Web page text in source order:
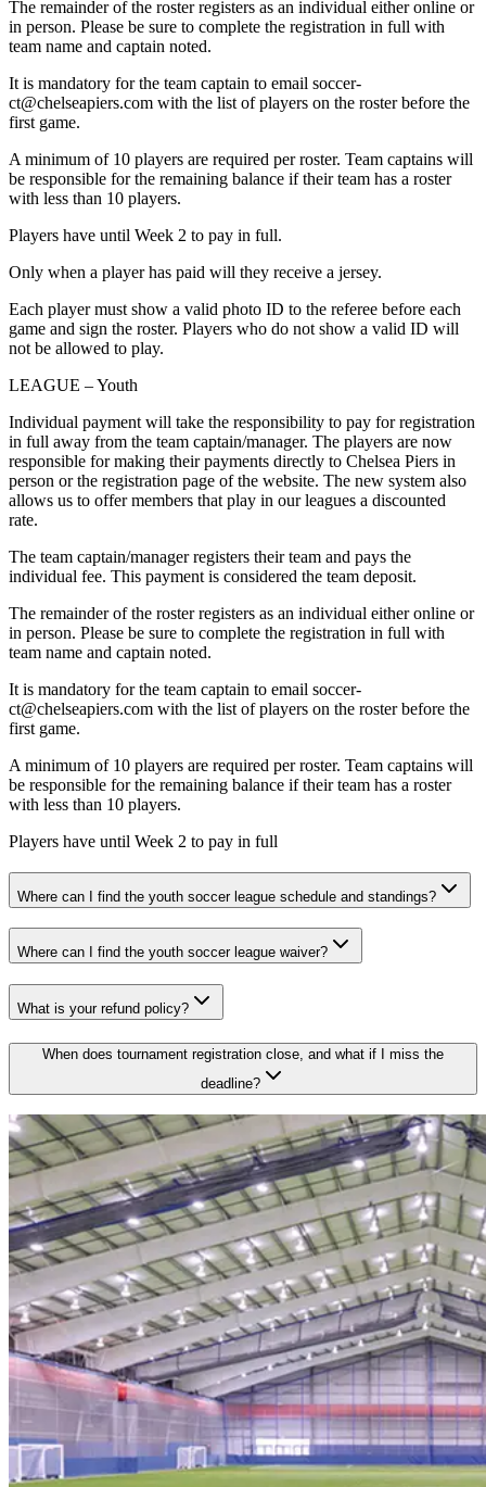
The remainder of the roster registers as an individual either online or
in person. Please be sure to complete the registration in full with
team name and captain noted.​​​​‌ ‍ ​‍​‍‌‍ ‌ ​‍‌‍‍‌‌‍‌ ‌‍‍‌‌‍ ‍​‍​‍​ ‍‍​‍​‍‌ ​ ‌‍​‌‌‍ ‍‌‍‍‌‌ ‌​‌ ‍‌​‍ ‍‌‍‍‌‌‍ ​‍​‍​‍ ​​‍​‍‌‍‍​‌ ​‍‌‍‌‌‌‍‌‍​‍​‍​ ‍‍​‍​‍‌‍‍​‌ ‌​‌ ‌​‌ ​​‌ ​ ​ ‍‍​‍ ​‍ ‌‍​ ‌‍‍​‌‍‌‌‌‍ ​‌ ​ ‌‍‌‌‌‍​‌‌ ​​‌‍‍‌‌‍‌‌‌ ​‍‌ ​ ​‍ ‍‌ ​ ‌‍​‌‌‍ ‍‌‍‍‌‌ ‌​‌ ‍‌​‍ ‍‌ ​ ‌ ‌​‌ ‌‌‌‍‌​‌‍‍‌‌‍ ​‍ ‌‍‍‌‌‍ ‍‌ ‌​‌‍‌‌‌‍ ‍‌ ‌​​‍ ‌‍‌‌‌‍‌​‌‍‍‌‌ ‌​​‍ ‌‍ ‌‌‍ ‌‍‌​‌‍‌‌​ ‌‌ ​​‌ ​‍‌‍‌‌‌ ​ ‌‍‌‌‌‍ ‍‌ ‌​‌‍​‌‌ ‌​‌‍‍‌‌‍ ‌‍ ‍​ ‍ ‌‍‍‌‌‍‌​​ ‌‌‍​‍​ ‌‌​ ‍​​ ‍‌​ ​‌​ ‍​‌‍‌‍​ ‍​​‍ ‌‌‍​‌‌‍​ ​ ‍​​ ‌​​‍ ‌​ ‌​​ ‌ ‌‍​‍​ ​‌​‍ ‌​ ‍​​ ​​​ ‌‌‌‍‌​​‍ ‌​ ​​​ ‌ ​ ​‌‌‍‌‍​ ​‌​ ‌‌​ ‍​​ ‍‌​ ‍​​ ‌‌​ ‌‌​ ​​​ ‍ ‌ ‌​‌ ‍‌‌ ​​‌‍‌‌​ ‌‌‍‌‍‌‍​‌‌ ​‌​ ‍ ‌ ​​‌‍​‌‌ ‌​‌‍‍​​ ‌‌ ​‍‌‍‍‌‌‍​ ‌‍‍​‌‌‌​‌‍‌‌‌ ‍​‌ ‌​​‍‌‌​ ‌‌‌​​‍‌‌ ‌‍‍ ‌‍‌‌‌ ‍‌​‍‌‌​ ​ ‌​‌​​‍‌‌​ ​ ‌​‌​​‍‌‌​ ​‍​ ​‍‌‍‌‍‌‍‌‍​ ​ ‌‍​ ‌‍‌​​ ‍​​ ​ ​ ​ ​ ‌‌‌‍‌​​ ‌‍​ ‍‌​‍‌‌​ ​‍​ ​‍​‍‌‌​ ‌‌‌​‌​​‍ ‍‌‍​ ‌‍‍​‌‍‍‌‌‍ ​‌‍‌​‌ ​‍‌‍‌‌‌‍ ‍​‍‌‌​ ‌‌‌​​‍‌‌ ‌‍‍ ‌‍‌‌‌ ‍‌​‍‌‌​ ​ ‌​‌​​‍‌‌​ ​ ‌​‌​​‍‌‌​ ​‍​ ​‍​ ​ ‌‍‌‍​ ​‍​ ‌‍​ ‍​​ ‌​​ ​‍‌‍‌‌​ ​ ​ ​ ​ ‌​​ ​​​‍‌‌​ ​‍​ ​‍​‍‌‌​ ‌‌‌​‌​​‍ ‍‌ ‌​‌‍‌‌‌ ‍​‌ ‌​​ ‌‍​‍‌‍​‌‌ ​ ‌‍‌‌‌‌‌‌‌ ​‍‌‍ ​​ ‌‌‍‍​‌ ‌​‌ ‌​‌ ​​‌ ​ ​‍‌‌​ ​ ‌​​‌​‍‌‌​ ​‍‌​‌‍​‍‌‌​ ​‍‌​‌‍‌‍​ ‌‍‍​‌‍‌‌‌‍ ​‌ ​ ‌‍‌‌‌‍​‌‌ ​​‌‍‍‌‌‍‌‌‌ ​‍‌ ​ ​‍ ‍‌ ​ ‌‍​‌‌‍ ‍‌‍‍‌‌ ‌​‌ ‍‌​‍ ‍‌ ​ ‌ ‌​‌ ‌‌‌‍‌​‌‍‍‌‌‍ ​‍‌‍‌‍‍‌‌‍‌​​ ‌‌‍​‍​ ‌‌​ ‍​​ ‍‌​ ​‌​ ‍​‌‍‌‍​ ‍​​‍ ‌‌‍​‌‌‍​ ​ ‍​​ ‌​​‍ ‌​ ‌​​ ‌ ‌‍​‍​ ​‌​‍ ‌​ ‍​​ ​​​ ‌‌‌‍‌​​‍ ‌​ ​​​ ‌ ​ ​‌‌‍‌‍​ ​‌​ ‌‌​ ‍​​ ‍‌​ ‍​​ ‌‌​ ‌‌​ ​​​‍‌‍‌ ‌​‌ ‍‌‌ ​​‌‍‌‌​ ‌‌‍‌‍‌‍​‌‌ ​‌​‍‌‍‌ ​​‌‍​‌‌ ‌​‌‍‍​​ ‌‌ ​‍‌‍‍‌‌‍​ ‌‍‍​‌‌‌​‌‍‌‌‌ ‍​‌ ‌​​‍‌‌​ ‌‌‌​​‍‌‌ ‌‍‍ ‌‍‌‌‌ ‍‌​‍‌‌​ ​ ‌​‌​​‍‌‌​ ​ ‌​‌​​‍‌‌​ ​‍​ ​‍‌‍‌‍‌‍‌‍​ ​ ‌‍​ ‌‍‌​​ ‍​​ ​ ​ ​ ​ ‌‌‌‍‌​​ ‌‍​ ‍‌​‍‌‌​ ​‍​ ​‍​‍‌‌​ ‌‌‌​‌​​‍ ‍‌‍​ ‌‍‍​‌‍‍‌‌‍ ​‌‍‌​‌ ​‍‌‍‌‌‌‍ ‍​‍‌‌​ ‌‌‌​​‍‌‌ ‌‍‍ ‌‍‌‌‌ ‍‌​‍‌‌​ ​ ‌​‌​​‍‌‌​ ​ ‌​‌​​‍‌‌​ ​‍​ ​‍​ ​ ‌‍‌‍​ ​‍​ ‌‍​ ‍​​ ‌​​ ​‍‌‍‌‌​ ​ ​ ​ ​ ‌​​ ​​​‍‌‌​ ​‍​ ​‍​‍‌‌​ ‌‌‌​‌​​‍ ‍‌ ‌​‌‍‌‌‌ ‍​‌ ‌​​‍‌‍‌ ​​‌‍‌‌‌ ​‍‌ ​ ‌ ​​‌‍‌‌‌‍​ ‌ ‌​‌‍‍‌‌ ‌‍‌‍‌‌​ ‌‌ ​​‌ ‌‌‌‍​‍‌‍ ​‌‍‍‌‌ ​ ‌‍‍​‌‍‌‌‌‍‌​​‍​‍‌ ‌
It is mandatory for the team captain to email soccer-
ct@chelseapiers.com with the list of players on the roster before the
first game.​​​​‌ ‍ ​‍​‍‌‍ ‌ ​‍‌‍‍‌‌‍‌ ‌‍‍‌‌‍ ‍​‍​‍​ ‍‍​‍​‍‌ ​ ‌‍​‌‌‍ ‍‌‍‍‌‌ ‌​‌ ‍‌​‍ ‍‌‍‍‌‌‍ ​‍​‍​‍ ​​‍​‍‌‍‍​‌ ​‍‌‍‌‌‌‍‌‍​‍​‍​ ‍‍​‍​‍‌‍‍​‌ ‌​‌ ‌​‌ ​​‌ ​ ​ ‍‍​‍ ​‍ ‌‍​ ‌‍‍​‌‍‌‌‌‍ ​‌ ​ ‌‍‌‌‌‍​‌‌ ​​‌‍‍‌‌‍‌‌‌ ​‍‌ ​ ​‍ ‍‌ ​ ‌‍​‌‌‍ ‍‌‍‍‌‌ ‌​‌ ‍‌​‍ ‍‌ ​ ‌ ‌​‌ ‌‌‌‍‌​‌‍‍‌‌‍ ​‍ ‌‍‍‌‌‍ ‍‌ ‌​‌‍‌‌‌‍ ‍‌ ‌​​‍ ‌‍‌‌‌‍‌​‌‍‍‌‌ ‌​​‍ ‌‍ ‌‌‍ ‌‍‌​‌‍‌‌​ ‌‌ ​​‌ ​‍‌‍‌‌‌ ​ ‌‍‌‌‌‍ ‍‌ ‌​‌‍​‌‌ ‌​‌‍‍‌‌‍ ‌‍ ‍​ ‍ ‌‍‍‌‌‍‌​​ ‌‌‍​‍​ ‌‌​ ‍​​ ‍‌​ ​‌​ ‍​‌‍‌‍​ ‍​​‍ ‌‌‍​‌‌‍​ ​ ‍​​ ‌​​‍ ‌​ ‌​​ ‌ ‌‍​‍​ ​‌​‍ ‌​ ‍​​ ​​​ ‌‌‌‍‌​​‍ ‌​ ​​​ ‌ ​ ​‌‌‍‌‍​ ​‌​ ‌‌​ ‍​​ ‍‌​ ‍​​ ‌‌​ ‌‌​ ​​​ ‍ ‌ ‌​‌ ‍‌‌ ​​‌‍‌‌​ ‌‌‍‌‍‌‍​‌‌ ​‌​ ‍ ‌ ​​‌‍​‌‌ ‌​‌‍‍​​ ‌‌ ​‍‌‍‍‌‌‍​ ‌‍‍​‌‌‌​‌‍‌‌‌ ‍​‌ ‌​​‍‌‌​ ‌‌‌​​‍‌‌ ‌‍‍ ‌‍‌‌‌ ‍‌​‍‌‌​ ​ ‌​‌​​‍‌‌​ ​ ‌​‌​​‍‌‌​ ​‍​ ​‍​ ‍‌​ ‌ ​ ‌‍‌‍‌​‌‍​‌​ ​ ‌‍‌​​ ‌ ​ ​‍‌‍‌​‌‍​ ​ ​​​‍‌‌​ ​‍​ ​‍​‍‌‌​ ‌‌‌​‌​​‍ ‍‌‍​ ‌‍‍​‌‍‍‌‌‍ ​‌‍‌​‌ ​‍‌‍‌‌‌‍ ‍​‍‌‌​ ‌‌‌​​‍‌‌ ‌‍‍ ‌‍‌‌‌ ‍‌​‍‌‌​ ​ ‌​‌​​‍‌‌​ ​ ‌​‌​​‍‌‌​ ​‍​ ​‍​ ‌‍​ ​ ‌‍​ ​ ‍‌‌‍‌‌​ ​​‌‍‌​​ ​​​ ‌‌​ ‍‌‌‍‌​‌‍‌​​‍‌‌​ ​‍​ ​‍​‍‌‌​ ‌‌‌​‌​​‍ ‍‌ ‌​‌‍‌‌‌ ‍​‌ ‌​​ ‌‍​‍‌‍​‌‌ ​ ‌‍‌‌‌‌‌‌‌ ​‍‌‍ ​​ ‌‌‍‍​‌ ‌​‌ ‌​‌ ​​‌ ​ ​‍‌‌​ ​ ‌​​‌​‍‌‌​ ​‍‌​‌‍​‍‌‌​ ​‍‌​‌‍‌‍​ ‌‍‍​‌‍‌‌‌‍ ​‌ ​ ‌‍‌‌‌‍​‌‌ ​​‌‍‍‌‌‍‌‌‌ ​‍‌ ​ ​‍ ‍‌ ​ ‌‍​‌‌‍ ‍‌‍‍‌‌ ‌​‌ ‍‌​‍ ‍‌ ​ ‌ ‌​‌ ‌‌‌‍‌​‌‍‍‌‌‍ ​‍‌‍‌‍‍‌‌‍‌​​ ‌‌‍​‍​ ‌‌​ ‍​​ ‍‌​ ​‌​ ‍​‌‍‌‍​ ‍​​‍ ‌‌‍​‌‌‍​ ​ ‍​​ ‌​​‍ ‌​ ‌​​ ‌ ‌‍​‍​ ​‌​‍ ‌​ ‍​​ ​​​ ‌‌‌‍‌​​‍ ‌​ ​​​ ‌ ​ ​‌‌‍‌‍​ ​‌​ ‌‌​ ‍​​ ‍‌​ ‍​​ ‌‌​ ‌‌​ ​​​‍‌‍‌ ‌​‌ ‍‌‌ ​​‌‍‌‌​ ‌‌‍‌‍‌‍​‌‌ ​‌​‍‌‍‌ ​​‌‍​‌‌ ‌​‌‍‍​​ ‌‌ ​‍‌‍‍‌‌‍​ ‌‍‍​‌‌‌​‌‍‌‌‌ ‍​‌ ‌​​‍‌‌​ ‌‌‌​​‍‌‌ ‌‍‍ ‌‍‌‌‌ ‍‌​‍‌‌​ ​ ‌​‌​​‍‌‌​ ​ ‌​‌​​‍‌‌​ ​‍​ ​‍​ ‍‌​ ‌ ​ ‌‍‌‍‌​‌‍​‌​ ​ ‌‍‌​​ ‌ ​ ​‍‌‍‌​‌‍​ ​ ​​​‍‌‌​ ​‍​ ​‍​‍‌‌​ ‌‌‌​‌​​‍ ‍‌‍​ ‌‍‍​‌‍‍‌‌‍ ​‌‍‌​‌ ​‍‌‍‌‌‌‍ ‍​‍‌‌​ ‌‌‌​​‍‌‌ ‌‍‍ ‌‍‌‌‌ ‍‌​‍‌‌​ ​ ‌​‌​​‍‌‌​ ​ ‌​‌​​‍‌‌​ ​‍​ ​‍​ ‌‍​ ​ ‌‍​ ​ ‍‌‌‍‌‌​ ​​‌‍‌​​ ​​​ ‌‌​ ‍‌‌‍‌​‌‍‌​​‍‌‌​ ​‍​ ​‍​‍‌‌​ ‌‌‌​‌​​‍ ‍‌ ‌​‌‍‌‌‌ ‍​‌ ‌​​‍‌‍‌ ​​‌‍‌‌‌ ​‍‌ ​ ‌ ​​‌‍‌‌‌‍​ ‌ ‌​‌‍‍‌‌ ‌‍‌‍‌‌​ ‌‌ ​​‌ ‌‌‌‍​‍‌‍ ​‌‍‍‌‌ ​ ‌‍‍​‌‍‌‌‌‍‌​​‍​‍‌ ‌
A minimum of 10 players are required per roster. Team captains will
be responsible for the remaining balance if their team has a roster
with less than 10 players.​​​​‌ ‍ ​‍​‍‌‍ ‌ ​‍‌‍‍‌‌‍‌ ‌‍‍‌‌‍ ‍​‍​‍​ ‍‍​‍​‍‌ ​ ‌‍​‌‌‍ ‍‌‍‍‌‌ ‌​‌ ‍‌​‍ ‍‌‍‍‌‌‍ ​‍​‍​‍ ​​‍​‍‌‍‍​‌ ​‍‌‍‌‌‌‍‌‍​‍​‍​ ‍‍​‍​‍‌‍‍​‌ ‌​‌ ‌​‌ ​​‌ ​ ​ ‍‍​‍ ​‍ ‌‍​ ‌‍‍​‌‍‌‌‌‍ ​‌ ​ ‌‍‌‌‌‍​‌‌ ​​‌‍‍‌‌‍‌‌‌ ​‍‌ ​ ​‍ ‍‌ ​ ‌‍​‌‌‍ ‍‌‍‍‌‌ ‌​‌ ‍‌​‍ ‍‌ ​ ‌ ‌​‌ ‌‌‌‍‌​‌‍‍‌‌‍ ​‍ ‌‍‍‌‌‍ ‍‌ ‌​‌‍‌‌‌‍ ‍‌ ‌​​‍ ‌‍‌‌‌‍‌​‌‍‍‌‌ ‌​​‍ ‌‍ ‌‌‍ ‌‍‌​‌‍‌‌​ ‌‌ ​​‌ ​‍‌‍‌‌‌ ​ ‌‍‌‌‌‍ ‍‌ ‌​‌‍​‌‌ ‌​‌‍‍‌‌‍ ‌‍ ‍​ ‍ ‌‍‍‌‌‍‌​​ ‌‌‍​‍​ ‌‌​ ‍​​ ‍‌​ ​‌​ ‍​‌‍‌‍​ ‍​​‍ ‌‌‍​‌‌‍​ ​ ‍​​ ‌​​‍ ‌​ ‌​​ ‌ ‌‍​‍​ ​‌​‍ ‌​ ‍​​ ​​​ ‌‌‌‍‌​​‍ ‌​ ​​​ ‌ ​ ​‌‌‍‌‍​ ​‌​ ‌‌​ ‍​​ ‍‌​ ‍​​ ‌‌​ ‌‌​ ​​​ ‍ ‌ ‌​‌ ‍‌‌ ​​‌‍‌‌​ ‌‌‍‌‍‌‍​‌‌ ​‌​ ‍ ‌ ​​‌‍​‌‌ ‌​‌‍‍​​ ‌‌ ​‍‌‍‍‌‌‍​ ‌‍‍​‌‌‌​‌‍‌‌‌ ‍​‌ ‌​​‍‌‌​ ‌‌‌​​‍‌‌ ‌‍‍ ‌‍‌‌‌ ‍‌​‍‌‌​ ​ ‌​‌​​‍‌‌​ ​ ‌​‌​​‍‌‌​ ​‍​ ​‍‌‍‌‍‌‍​‌‌‍​ ‌‍‌‌​ ​ ​ ‌ ​ ‍​​ ​ ‌‍‌‌​ ‌‌​ ​‍‌‍‌‍​‍‌‌​ ​‍​ ​‍​‍‌‌​ ‌‌‌​‌​​‍ ‍‌‍​ ‌‍‍​‌‍‍‌‌‍ ​‌‍‌​‌ ​‍‌‍‌‌‌‍ ‍​‍‌‌​ ‌‌‌​​‍‌‌ ‌‍‍ ‌‍‌‌‌ ‍‌​‍‌‌​ ​ ‌​‌​​‍‌‌​ ​ ‌​‌​​‍‌‌​ ​‍​ ​‍‌‍‌‍​ ‍​‌‍​ ​ ​‌‌‍‌‍​ ‍​​ ‍‌​ ​‍​ ‍‌​ ‍​​ ‍​‌‍​‍​‍‌‌​ ​‍​ ​‍​‍‌‌​ ‌‌‌​‌​​‍ ‍‌ ‌​‌‍‌‌‌ ‍​‌ ‌​​ ‌‍​‍‌‍​‌‌ ​ ‌‍‌‌‌‌‌‌‌ ​‍‌‍ ​​ ‌‌‍‍​‌ ‌​‌ ‌​‌ ​​‌ ​ ​‍‌‌​ ​ ‌​​‌​‍‌‌​ ​‍‌​‌‍​‍‌‌​ ​‍‌​‌‍‌‍​ ‌‍‍​‌‍‌‌‌‍ ​‌ ​ ‌‍‌‌‌‍​‌‌ ​​‌‍‍‌‌‍‌‌‌ ​‍‌ ​ ​‍ ‍‌ ​ ‌‍​‌‌‍ ‍‌‍‍‌‌ ‌​‌ ‍‌​‍ ‍‌ ​ ‌ ‌​‌ ‌‌‌‍‌​‌‍‍‌‌‍ ​‍‌‍‌‍‍‌‌‍‌​​ ‌‌‍​‍​ ‌‌​ ‍​​ ‍‌​ ​‌​ ‍​‌‍‌‍​ ‍​​‍ ‌‌‍​‌‌‍​ ​ ‍​​ ‌​​‍ ‌​ ‌​​ ‌ ‌‍​‍​ ​‌​‍ ‌​ ‍​​ ​​​ ‌‌‌‍‌​​‍ ‌​ ​​​ ‌ ​ ​‌‌‍‌‍​ ​‌​ ‌‌​ ‍​​ ‍‌​ ‍​​ ‌‌​ ‌‌​ ​​​‍‌‍‌ ‌​‌ ‍‌‌ ​​‌‍‌‌​ ‌‌‍‌‍‌‍​‌‌ ​‌​‍‌‍‌ ​​‌‍​‌‌ ‌​‌‍‍​​ ‌‌ ​‍‌‍‍‌‌‍​ ‌‍‍​‌‌‌​‌‍‌‌‌ ‍​‌ ‌​​‍‌‌​ ‌‌‌​​‍‌‌ ‌‍‍ ‌‍‌‌‌ ‍‌​‍‌‌​ ​ ‌​‌​​‍‌‌​ ​ ‌​‌​​‍‌‌​ ​‍​ ​‍‌‍‌‍‌‍​‌‌‍​ ‌‍‌‌​ ​ ​ ‌ ​ ‍​​ ​ ‌‍‌‌​ ‌‌​ ​‍‌‍‌‍​‍‌‌​ ​‍​ ​‍​‍‌‌​ ‌‌‌​‌​​‍ ‍‌‍​ ‌‍‍​‌‍‍‌‌‍ ​‌‍‌​‌ ​‍‌‍‌‌‌‍ ‍​‍‌‌​ ‌‌‌​​‍‌‌ ‌‍‍ ‌‍‌‌‌ ‍‌​‍‌‌​ ​ ‌​‌​​‍‌‌​ ​ ‌​‌​​‍‌‌​ ​‍​ ​‍‌‍‌‍​ ‍​‌‍​ ​ ​‌‌‍‌‍​ ‍​​ ‍‌​ ​‍​ ‍‌​ ‍​​ ‍​‌‍​‍​‍‌‌​ ​‍​ ​‍​‍‌‌​ ‌‌‌​‌​​‍ ‍‌ ‌​‌‍‌‌‌ ‍​‌ ‌​​‍‌‍‌ ​​‌‍‌‌‌ ​‍‌ ​ ‌ ​​‌‍‌‌‌‍​ ‌ ‌​‌‍‍‌‌ ‌‍‌‍‌‌​ ‌‌ ​​‌ ‌‌‌‍​‍‌‍ ​‌‍‍‌‌ ​ ‌‍‍​‌‍‌‌‌‍‌​​‍​‍‌ ‌
Players have until Week 2 to pay in full.​​​​‌ ‍ ​‍​‍‌‍ ‌ ​‍‌‍‍‌‌‍‌ ‌‍‍‌‌‍ ‍​‍​‍​ ‍‍​‍​‍‌ ​ ‌‍​‌‌‍ ‍‌‍‍‌‌ ‌​‌ ‍‌​‍ ‍‌‍‍‌‌‍ ​‍​‍​‍ ​​‍​‍‌‍‍​‌ ​‍‌‍‌‌‌‍‌‍​‍​‍​ ‍‍​‍​‍‌‍‍​‌ ‌​‌ ‌​‌ ​​‌ ​ ​ ‍‍​‍ ​‍ ‌‍​ ‌‍‍​‌‍‌‌‌‍ ​‌ ​ ‌‍‌‌‌‍​‌‌ ​​‌‍‍‌‌‍‌‌‌ ​‍‌ ​ ​‍ ‍‌ ​ ‌‍​‌‌‍ ‍‌‍‍‌‌ ‌​‌ ‍‌​‍ ‍‌ ​ ‌ ‌​‌ ‌‌‌‍‌​‌‍‍‌‌‍ ​‍ ‌‍‍‌‌‍ ‍‌ ‌​‌‍‌‌‌‍ ‍‌ ‌​​‍ ‌‍‌‌‌‍‌​‌‍‍‌‌ ‌​​‍ ‌‍ ‌‌‍ ‌‍‌​‌‍‌‌​ ‌‌ ​​‌ ​‍‌‍‌‌‌ ​ ‌‍‌‌‌‍ ‍‌ ‌​‌‍​‌‌ ‌​‌‍‍‌‌‍ ‌‍ ‍​ ‍ ‌‍‍‌‌‍‌​​ ‌‌‍​‍​ ‌‌​ ‍​​ ‍‌​ ​‌​ ‍​‌‍‌‍​ ‍​​‍ ‌‌‍​‌‌‍​ ​ ‍​​ ‌​​‍ ‌​ ‌​​ ‌ ‌‍​‍​ ​‌​‍ ‌​ ‍​​ ​​​ ‌‌‌‍‌​​‍ ‌​ ​​​ ‌ ​ ​‌‌‍‌‍​ ​‌​ ‌‌​ ‍​​ ‍‌​ ‍​​ ‌‌​ ‌‌​ ​​​ ‍ ‌ ‌​‌ ‍‌‌ ​​‌‍‌‌​ ‌‌‍‌‍‌‍​‌‌ ​‌​ ‍ ‌ ​​‌‍​‌‌ ‌​‌‍‍​​ ‌‌ ​‍‌‍‍‌‌‍​ ‌‍‍​‌‌‌​‌‍‌‌‌ ‍​‌ ‌​​‍‌‌​ ‌‌‌​​‍‌‌ ‌‍‍ ‌‍‌‌‌ ‍‌​‍‌‌​ ​ ‌​‌​​‍‌‌​ ​ ‌​‌​​‍‌‌​ ​‍​ ​‍‌‍​ ​ ‌‌​ ​ ‌‍‌‍​ ‍‌‌‍‌‍​ ‌‍​ ​‌‌‍‌​‌‍‌‌​ ​ ​ ​‌​‍‌‌​ ​‍​ ​‍​‍‌‌​ ‌‌‌​‌​​‍ ‍‌‍​ ‌‍‍​‌‍‍‌‌‍ ​‌‍‌​‌ ​‍‌‍‌‌‌‍ ‍​‍‌‌​ ‌‌‌​​‍‌‌ ‌‍‍ ‌‍‌‌‌ ‍‌​‍‌‌​ ​ ‌​‌​​‍‌‌​ ​ ‌​‌​​‍‌‌​ ​‍​ ​‍​ ‌‌​ ​‌​ ‍‌​ ​​‌‍‌​​ ​ ‌‍​‌​ ‌​​ ​ ​ ‌​​ ‌​‌‍​‌​‍‌‌​ ​‍​ ​‍​‍‌‌​ ‌‌‌​‌​​‍ ‍‌ ‌​‌‍‌‌‌ ‍​‌ ‌​​ ‌‍​‍‌‍​‌‌ ​ ‌‍‌‌‌‌‌‌‌ ​‍‌‍ ​​ ‌‌‍‍​‌ ‌​‌ ‌​‌ ​​‌ ​ ​‍‌‌​ ​ ‌​​‌​‍‌‌​ ​‍‌​‌‍​‍‌‌​ ​‍‌​‌‍‌‍​ ‌‍‍​‌‍‌‌‌‍ ​‌ ​ ‌‍‌‌‌‍​‌‌ ​​‌‍‍‌‌‍‌‌‌ ​‍‌ ​ ​‍ ‍‌ ​ ‌‍​‌‌‍ ‍‌‍‍‌‌ ‌​‌ ‍‌​‍ ‍‌ ​ ‌ ‌​‌ ‌‌‌‍‌​‌‍‍‌‌‍ ​‍‌‍‌‍‍‌‌‍‌​​ ‌‌‍​‍​ ‌‌​ ‍​​ ‍‌​ ​‌​ ‍​‌‍‌‍​ ‍​​‍ ‌‌‍​‌‌‍​ ​ ‍​​ ‌​​‍ ‌​ ‌​​ ‌ ‌‍​‍​ ​‌​‍ ‌​ ‍​​ ​​​ ‌‌‌‍‌​​‍ ‌​ ​​​ ‌ ​ ​‌‌‍‌‍​ ​‌​ ‌‌​ ‍​​ ‍‌​ ‍​​ ‌‌​ ‌‌​ ​​​‍‌‍‌ ‌​‌ ‍‌‌ ​​‌‍‌‌​ ‌‌‍‌‍‌‍​‌‌ ​‌​‍‌‍‌ ​​‌‍​‌‌ ‌​‌‍‍​​ ‌‌ ​‍‌‍‍‌‌‍​ ‌‍‍​‌‌‌​‌‍‌‌‌ ‍​‌ ‌​​‍‌‌​ ‌‌‌​​‍‌‌ ‌‍‍ ‌‍‌‌‌ ‍‌​‍‌‌​ ​ ‌​‌​​‍‌‌​ ​ ‌​‌​​‍‌‌​ ​‍​ ​‍‌‍​ ​ ‌‌​ ​ ‌‍‌‍​ ‍‌‌‍‌‍​ ‌‍​ ​‌‌‍‌​‌‍‌‌​ ​ ​ ​‌​‍‌‌​ ​‍​ ​‍​‍‌‌​ ‌‌‌​‌​​‍ ‍‌‍​ ‌‍‍​‌‍‍‌‌‍ ​‌‍‌​‌ ​‍‌‍‌‌‌‍ ‍​‍‌‌​ ‌‌‌​​‍‌‌ ‌‍‍ ‌‍‌‌‌ ‍‌​‍‌‌​ ​ ‌​‌​​‍‌‌​ ​ ‌​‌​​‍‌‌​ ​‍​ ​‍​ ‌‌​ ​‌​ ‍‌​ ​​‌‍‌​​ ​ ‌‍​‌​ ‌​​ ​ ​ ‌​​ ‌​‌‍​‌​‍‌‌​ ​‍​ ​‍​‍‌‌​ ‌‌‌​‌​​‍ ‍‌ ‌​‌‍‌‌‌ ‍​‌ ‌​​‍‌‍‌ ​​‌‍‌‌‌ ​‍‌ ​ ‌ ​​‌‍‌‌‌‍​ ‌ ‌​‌‍‍‌‌ ‌‍‌‍‌‌​ ‌‌ ​​‌ ‌‌‌‍​‍‌‍ ​‌‍‍‌‌ ​ ‌‍‍​‌‍‌‌‌‍‌​​‍​‍‌ ‌
Only when a player has paid will they receive a jersey.​​​​‌ ‍ ​‍​‍‌‍ ‌ ​‍‌‍‍‌‌‍‌ ‌‍‍‌‌‍ ‍​‍​‍​ ‍‍​‍​‍‌ ​ ‌‍​‌‌‍ ‍‌‍‍‌‌ ‌​‌ ‍‌​‍ ‍‌‍‍‌‌‍ ​‍​‍​‍ ​​‍​‍‌‍‍​‌ ​‍‌‍‌‌‌‍‌‍​‍​‍​ ‍‍​‍​‍‌‍‍​‌ ‌​‌ ‌​‌ ​​‌ ​ ​ ‍‍​‍ ​‍ ‌‍​ ‌‍‍​‌‍‌‌‌‍ ​‌ ​ ‌‍‌‌‌‍​‌‌ ​​‌‍‍‌‌‍‌‌‌ ​‍‌ ​ ​‍ ‍‌ ​ ‌‍​‌‌‍ ‍‌‍‍‌‌ ‌​‌ ‍‌​‍ ‍‌ ​ ‌ ‌​‌ ‌‌‌‍‌​‌‍‍‌‌‍ ​‍ ‌‍‍‌‌‍ ‍‌ ‌​‌‍‌‌‌‍ ‍‌ ‌​​‍ ‌‍‌‌‌‍‌​‌‍‍‌‌ ‌​​‍ ‌‍ ‌‌‍ ‌‍‌​‌‍‌‌​ ‌‌ ​​‌ ​‍‌‍‌‌‌ ​ ‌‍‌‌‌‍ ‍‌ ‌​‌‍​‌‌ ‌​‌‍‍‌‌‍ ‌‍ ‍​ ‍ ‌‍‍‌‌‍‌​​ ‌‌‍​‍​ ‌‌​ ‍​​ ‍‌​ ​‌​ ‍​‌‍‌‍​ ‍​​‍ ‌‌‍​‌‌‍​ ​ ‍​​ ‌​​‍ ‌​ ‌​​ ‌ ‌‍​‍​ ​‌​‍ ‌​ ‍​​ ​​​ ‌‌‌‍‌​​‍ ‌​ ​​​ ‌ ​ ​‌‌‍‌‍​ ​‌​ ‌‌​ ‍​​ ‍‌​ ‍​​ ‌‌​ ‌‌​ ​​​ ‍ ‌ ‌​‌ ‍‌‌ ​​‌‍‌‌​ ‌‌‍‌‍‌‍​‌‌ ​‌​ ‍ ‌ ​​‌‍​‌‌ ‌​‌‍‍​​ ‌‌ ​‍‌‍‍‌‌‍​ ‌‍‍​‌‌‌​‌‍‌‌‌ ‍​‌ ‌​​‍‌‌​ ‌‌‌​​‍‌‌ ‌‍‍ ‌‍‌‌‌ ‍‌​‍‌‌​ ​ ‌​‌​​‍‌‌​ ​ ‌​‌​​‍‌‌​ ​‍​ ​‍​ ‌ ‌‍​‍‌‍​‌‌‍‌‌‌‍‌‌‌‍​‌‌‍‌‍​ ​‌‌‍​‌​ ‌‍‌‍‌‌​ ​‍​‍‌‌​ ​‍​ ​‍​‍‌‌​ ‌‌‌​‌​​‍ ‍‌‍​ ‌‍‍​‌‍‍‌‌‍ ​‌‍‌​‌ ​‍‌‍‌‌‌‍ ‍​‍‌‌​ ‌‌‌​​‍‌‌ ‌‍‍ ‌‍‌‌‌ ‍‌​‍‌‌​ ​ ‌​‌​​‍‌‌​ ​ ‌​‌​​‍‌‌​ ​‍​ ​‍‌‍‌‌​ ​‍‌‍​ ​ ​‌​ ‌‌​ ‌‌​ ​ ‌‍‌​​ ​‌‌‍‌​‌‍‌‍​ ‌‌​‍‌‌​ ​‍​ ​‍​‍‌‌​ ‌‌‌​‌​​‍ ‍‌ ‌​‌‍‌‌‌ ‍​‌ ‌​​ ‌‍​‍‌‍​‌‌ ​ ‌‍‌‌‌‌‌‌‌ ​‍‌‍ ​​ ‌‌‍‍​‌ ‌​‌ ‌​‌ ​​‌ ​ ​‍‌‌​ ​ ‌​​‌​‍‌‌​ ​‍‌​‌‍​‍‌‌​ ​‍‌​‌‍‌‍​ ‌‍‍​‌‍‌‌‌‍ ​‌ ​ ‌‍‌‌‌‍​‌‌ ​​‌‍‍‌‌‍‌‌‌ ​‍‌ ​ ​‍ ‍‌ ​ ‌‍​‌‌‍ ‍‌‍‍‌‌ ‌​‌ ‍‌​‍ ‍‌ ​ ‌ ‌​‌ ‌‌‌‍‌​‌‍‍‌‌‍ ​‍‌‍‌‍‍‌‌‍‌​​ ‌‌‍​‍​ ‌‌​ ‍​​ ‍‌​ ​‌​ ‍​‌‍‌‍​ ‍​​‍ ‌‌‍​‌‌‍​ ​ ‍​​ ‌​​‍ ‌​ ‌​​ ‌ ‌‍​‍​ ​‌​‍ ‌​ ‍​​ ​​​ ‌‌‌‍‌​​‍ ‌​ ​​​ ‌ ​ ​‌‌‍‌‍​ ​‌​ ‌‌​ ‍​​ ‍‌​ ‍​​ ‌‌​ ‌‌​ ​​​‍‌‍‌ ‌​‌ ‍‌‌ ​​‌‍‌‌​ ‌‌‍‌‍‌‍​‌‌ ​‌​‍‌‍‌ ​​‌‍​‌‌ ‌​‌‍‍​​ ‌‌ ​‍‌‍‍‌‌‍​ ‌‍‍​‌‌‌​‌‍‌‌‌ ‍​‌ ‌​​‍‌‌​ ‌‌‌​​‍‌‌ ‌‍‍ ‌‍‌‌‌ ‍‌​‍‌‌​ ​ ‌​‌​​‍‌‌​ ​ ‌​‌​​‍‌‌​ ​‍​ ​‍​ ‌ ‌‍​‍‌‍​‌‌‍‌‌‌‍‌‌‌‍​‌‌‍‌‍​ ​‌‌‍​‌​ ‌‍‌‍‌‌​ ​‍​‍‌‌​ ​‍​ ​‍​‍‌‌​ ‌‌‌​‌​​‍ ‍‌‍​ ‌‍‍​‌‍‍‌‌‍ ​‌‍‌​‌ ​‍‌‍‌‌‌‍ ‍​‍‌‌​ ‌‌‌​​‍‌‌ ‌‍‍ ‌‍‌‌‌ ‍‌​‍‌‌​ ​ ‌​‌​​‍‌‌​ ​ ‌​‌​​‍‌‌​ ​‍​ ​‍‌‍‌‌​ ​‍‌‍​ ​ ​‌​ ‌‌​ ‌‌​ ​ ‌‍‌​​ ​‌‌‍‌​‌‍‌‍​ ‌‌​‍‌‌​ ​‍​ ​‍​‍‌‌​ ‌‌‌​‌​​‍ ‍‌ ‌​‌‍‌‌‌ ‍​‌ ‌​​‍‌‍‌ ​​‌‍‌‌‌ ​‍‌ ​ ‌ ​​‌‍‌‌‌‍​ ‌ ‌​‌‍‍‌‌ ‌‍‌‍‌‌​ ‌‌ ​​‌ ‌‌‌‍​‍‌‍ ​‌‍‍‌‌ ​ ‌‍‍​‌‍‌‌‌‍‌​​‍​‍‌ ‌
Each player must show a valid photo ID to the referee before each
game and sign the roster. Players who do not show a valid ID will
not be allowed to play.​​​​‌ ‍ ​‍​‍‌‍ ‌ ​‍‌‍‍‌‌‍‌ ‌‍‍‌‌‍ ‍​‍​‍​ ‍‍​‍​‍‌ ​ ‌‍​‌‌‍ ‍‌‍‍‌‌ ‌​‌ ‍‌​‍ ‍‌‍‍‌‌‍ ​‍​‍​‍ ​​‍​‍‌‍‍​‌ ​‍‌‍‌‌‌‍‌‍​‍​‍​ ‍‍​‍​‍‌‍‍​‌ ‌​‌ ‌​‌ ​​‌ ​ ​ ‍‍​‍ ​‍ ‌‍​ ‌‍‍​‌‍‌‌‌‍ ​‌ ​ ‌‍‌‌‌‍​‌‌ ​​‌‍‍‌‌‍‌‌‌ ​‍‌ ​ ​‍ ‍‌ ​ ‌‍​‌‌‍ ‍‌‍‍‌‌ ‌​‌ ‍‌​‍ ‍‌ ​ ‌ ‌​‌ ‌‌‌‍‌​‌‍‍‌‌‍ ​‍ ‌‍‍‌‌‍ ‍‌ ‌​‌‍‌‌‌‍ ‍‌ ‌​​‍ ‌‍‌‌‌‍‌​‌‍‍‌‌ ‌​​‍ ‌‍ ‌‌‍ ‌‍‌​‌‍‌‌​ ‌‌ ​​‌ ​‍‌‍‌‌‌ ​ ‌‍‌‌‌‍ ‍‌ ‌​‌‍​‌‌ ‌​‌‍‍‌‌‍ ‌‍ ‍​ ‍ ‌‍‍‌‌‍‌​​ ‌‌‍​‍​ ‌‌​ ‍​​ ‍‌​ ​‌​ ‍​‌‍‌‍​ ‍​​‍ ‌‌‍​‌‌‍​ ​ ‍​​ ‌​​‍ ‌​ ‌​​ ‌ ‌‍​‍​ ​‌​‍ ‌​ ‍​​ ​​​ ‌‌‌‍‌​​‍ ‌​ ​​​ ‌ ​ ​‌‌‍‌‍​ ​‌​ ‌‌​ ‍​​ ‍‌​ ‍​​ ‌‌​ ‌‌​ ​​​ ‍ ‌ ‌​‌ ‍‌‌ ​​‌‍‌‌​ ‌‌‍‌‍‌‍​‌‌ ​‌​ ‍ ‌ ​​‌‍​‌‌ ‌​‌‍‍​​ ‌‌ ​‍‌‍‍‌‌‍​ ‌‍‍​‌‌‌​‌‍‌‌‌ ‍​‌ ‌​​‍‌‌​ ‌‌‌​​‍‌‌ ‌‍‍ ‌‍‌‌‌ ‍‌​‍‌‌​ ​ ‌​‌​​‍‌‌​ ​ ‌​‌​​‍‌‌​ ​‍​ ​‍​ ​​​ ‌ ​ ​‌​ ‍​​ ‌‍​ ‌‍‌‍‌‍​ ‌‍​ ​ ‌‍​‌​ ‍​‌‍‌​​‍‌‌​ ​‍​ ​‍​‍‌‌​ ‌‌‌​‌​​‍ ‍‌‍​ ‌‍‍​‌‍‍‌‌‍ ​‌‍‌​‌ ​‍‌‍‌‌‌‍ ‍​‍‌‌​ ‌‌‌​​‍‌‌ ‌‍‍ ‌‍‌‌‌ ‍‌​‍‌‌​ ​ ‌​‌​​‍‌‌​ ​ ‌​‌​​‍‌‌​ ​‍​ ​‍​ ​‌​ ​ ​ ‌ ‌‍‌​​ ​‌​ ‌‌‌‍​ ​ ​ ‌‍​‍‌‍‌​​ ‌​‌‍‌​​‍‌‌​ ​‍​ ​‍​‍‌‌​ ‌‌‌​‌​​‍ ‍‌ ‌​‌‍‌‌‌ ‍​‌ ‌​​ ‌‍​‍‌‍​‌‌ ​ ‌‍‌‌‌‌‌‌‌ ​‍‌‍ ​​ ‌‌‍‍​‌ ‌​‌ ‌​‌ ​​‌ ​ ​‍‌‌​ ​ ‌​​‌​‍‌‌​ ​‍‌​‌‍​‍‌‌​ ​‍‌​‌‍‌‍​ ‌‍‍​‌‍‌‌‌‍ ​‌ ​ ‌‍‌‌‌‍​‌‌ ​​‌‍‍‌‌‍‌‌‌ ​‍‌ ​ ​‍ ‍‌ ​ ‌‍​‌‌‍ ‍‌‍‍‌‌ ‌​‌ ‍‌​‍ ‍‌ ​ ‌ ‌​‌ ‌‌‌‍‌​‌‍‍‌‌‍ ​‍‌‍‌‍‍‌‌‍‌​​ ‌‌‍​‍​ ‌‌​ ‍​​ ‍‌​ ​‌​ ‍​‌‍‌‍​ ‍​​‍ ‌‌‍​‌‌‍​ ​ ‍​​ ‌​​‍ ‌​ ‌​​ ‌ ‌‍​‍​ ​‌​‍ ‌​ ‍​​ ​​​ ‌‌‌‍‌​​‍ ‌​ ​​​ ‌ ​ ​‌‌‍‌‍​ ​‌​ ‌‌​ ‍​​ ‍‌​ ‍​​ ‌‌​ ‌‌​ ​​​‍‌‍‌ ‌​‌ ‍‌‌ ​​‌‍‌‌​ ‌‌‍‌‍‌‍​‌‌ ​‌​‍‌‍‌ ​​‌‍​‌‌ ‌​‌‍‍​​ ‌‌ ​‍‌‍‍‌‌‍​ ‌‍‍​‌‌‌​‌‍‌‌‌ ‍​‌ ‌​​‍‌‌​ ‌‌‌​​‍‌‌ ‌‍‍ ‌‍‌‌‌ ‍‌​‍‌‌​ ​ ‌​‌​​‍‌‌​ ​ ‌​‌​​‍‌‌​ ​‍​ ​‍​ ​​​ ‌ ​ ​‌​ ‍​​ ‌‍​ ‌‍‌‍‌‍​ ‌‍​ ​ ‌‍​‌​ ‍​‌‍‌​​‍‌‌​ ​‍​ ​‍​‍‌‌​ ‌‌‌​‌​​‍ ‍‌‍​ ‌‍‍​‌‍‍‌‌‍ ​‌‍‌​‌ ​‍‌‍‌‌‌‍ ‍​‍‌‌​ ‌‌‌​​‍‌‌ ‌‍‍ ‌‍‌‌‌ ‍‌​‍‌‌​ ​ ‌​‌​​‍‌‌​ ​ ‌​‌​​‍‌‌​ ​‍​ ​‍​ ​‌​ ​ ​ ‌ ‌‍‌​​ ​‌​ ‌‌‌‍​ ​ ​ ‌‍​‍‌‍‌​​ ‌​‌‍‌​​‍‌‌​ ​‍​ ​‍​‍‌‌​ ‌‌‌​‌​​‍ ‍‌ ‌​‌‍‌‌‌ ‍​‌ ‌​​‍‌‍‌ ​​‌‍‌‌‌ ​‍‌ ​ ‌ ​​‌‍‌‌‌‍​ ‌ ‌​‌‍‍‌‌ ‌‍‌‍‌‌​ ‌‌ ​​‌ ‌‌‌‍​‍‌‍ ​‌‍‍‌‌ ​ ‌‍‍​‌‍‌‌‌‍‌​​‍​‍‌ ‌
LEAGUE – Youth​​​​‌ ‍ ​‍​‍‌‍ ‌ ​‍‌‍‍‌‌‍‌ ‌‍‍‌‌‍ ‍​‍​‍​ ‍‍​‍​‍‌ ​ ‌‍​‌‌‍ ‍‌‍‍‌‌ ‌​‌ ‍‌​‍ ‍‌‍‍‌‌‍ ​‍​‍​‍ ​​‍​‍‌‍‍​‌ ​‍‌‍‌‌‌‍‌‍​‍​‍​ ‍‍​‍​‍‌‍‍​‌ ‌​‌ ‌​‌ ​​‌ ​ ​ ‍‍​‍ ​‍ ‌‍​ ‌‍‍​‌‍‌‌‌‍ ​‌ ​ ‌‍‌‌‌‍​‌‌ ​​‌‍‍‌‌‍‌‌‌ ​‍‌ ​ ​‍ ‍‌ ​ ‌‍​‌‌‍ ‍‌‍‍‌‌ ‌​‌ ‍‌​‍ ‍‌ ​ ‌ ‌​‌ ‌‌‌‍‌​‌‍‍‌‌‍ ​‍ ‌‍‍‌‌‍ ‍‌ ‌​‌‍‌‌‌‍ ‍‌ ‌​​‍ ‌‍‌‌‌‍‌​‌‍‍‌‌ ‌​​‍ ‌‍ ‌‌‍ ‌‍‌​‌‍‌‌​ ‌‌ ​​‌ ​‍‌‍‌‌‌ ​ ‌‍‌‌‌‍ ‍‌ ‌​‌‍​‌‌ ‌​‌‍‍‌‌‍ ‌‍ ‍​ ‍ ‌‍‍‌‌‍‌​​ ‌‌‍​‍​ ‌‌​ ‍​​ ‍‌​ ​‌​ ‍​‌‍‌‍​ ‍​​‍ ‌‌‍​‌‌‍​ ​ ‍​​ ‌​​‍ ‌​ ‌​​ ‌ ‌‍​‍​ ​‌​‍ ‌​ ‍​​ ​​​ ‌‌‌‍‌​​‍ ‌​ ​​​ ‌ ​ ​‌‌‍‌‍​ ​‌​ ‌‌​ ‍​​ ‍‌​ ‍​​ ‌‌​ ‌‌​ ​​​ ‍ ‌ ‌​‌ ‍‌‌ ​​‌‍‌‌​ ‌‌‍‌‍‌‍​‌‌ ​‌​ ‍ ‌ ​​‌‍​‌‌ ‌​‌‍‍​​ ‌‌ ​‍‌‍‍‌‌‍​ ‌‍‍​‌‌‌​‌‍‌‌‌ ‍​‌ ‌​​‍‌‌​ ‌‌‌​​‍‌‌ ‌‍‍ ‌‍‌‌‌ ‍‌​‍‌‌​ ​ ‌​‌​​‍‌‌​ ​ ‌​‌​​‍‌‌​ ​‍​ ​‍​ ​​​ ​​​ ​‍‌‍​‌​ ​‍​ ‌ ​ ​‌​ ​‍​ ‌ ​ ‌‌‌‍​‌​ ‌ ​‍‌‌​ ​‍​ ​‍​‍‌‌​ ‌‌‌​‌​​‍ ‍‌‍​ ‌‍‍​‌‍‍‌‌‍ ​‌‍‌​‌ ​‍‌‍‌‌‌‍ ‍​‍‌‌​ ‌‌‌​​‍‌‌ ‌‍‍ ‌‍‌‌‌ ‍‌​‍‌‌​ ​ ‌​‌​​‍‌‌​ ​ ‌​‌​​‍‌‌​ ​‍​ ​‍‌‍​‌​ ​‌​ ​​​ ​​​ ‌‌‌‍​‌​ ​ ​ ‌​​ ‌ ‌‍​‌​ ‌ ​ ​​​‍‌‌​ ​‍​ ​‍​‍‌‌​ ‌‌‌​‌​​‍ ‍‌ ‌​‌‍‌‌‌ ‍​‌ ‌​​ ‌‍​‍‌‍​‌‌ ​ ‌‍‌‌‌‌‌‌‌ ​‍‌‍ ​​ ‌‌‍‍​‌ ‌​‌ ‌​‌ ​​‌ ​ ​‍‌‌​ ​ ‌​​‌​‍‌‌​ ​‍‌​‌‍​‍‌‌​ ​‍‌​‌‍‌‍​ ‌‍‍​‌‍‌‌‌‍ ​‌ ​ ‌‍‌‌‌‍​‌‌ ​​‌‍‍‌‌‍‌‌‌ ​‍‌ ​ ​‍ ‍‌ ​ ‌‍​‌‌‍ ‍‌‍‍‌‌ ‌​‌ ‍‌​‍ ‍‌ ​ ‌ ‌​‌ ‌‌‌‍‌​‌‍‍‌‌‍ ​‍‌‍‌‍‍‌‌‍‌​​ ‌‌‍​‍​ ‌‌​ ‍​​ ‍‌​ ​‌​ ‍​‌‍‌‍​ ‍​​‍ ‌‌‍​‌‌‍​ ​ ‍​​ ‌​​‍ ‌​ ‌​​ ‌ ‌‍​‍​ ​‌​‍ ‌​ ‍​​ ​​​ ‌‌‌‍‌​​‍ ‌​ ​​​ ‌ ​ ​‌‌‍‌‍​ ​‌​ ‌‌​ ‍​​ ‍‌​ ‍​​ ‌‌​ ‌‌​ ​​​‍‌‍‌ ‌​‌ ‍‌‌ ​​‌‍‌‌​ ‌‌‍‌‍‌‍​‌‌ ​‌​‍‌‍‌ ​​‌‍​‌‌ ‌​‌‍‍​​ ‌‌ ​‍‌‍‍‌‌‍​ ‌‍‍​‌‌‌​‌‍‌‌‌ ‍​‌ ‌​​‍‌‌​ ‌‌‌​​‍‌‌ ‌‍‍ ‌‍‌‌‌ ‍‌​‍‌‌​ ​ ‌​‌​​‍‌‌​ ​ ‌​‌​​‍‌‌​ ​‍​ ​‍​ ​​​ ​​​ ​‍‌‍​‌​ ​‍​ ‌ ​ ​‌​ ​‍​ ‌ ​ ‌‌‌‍​‌​ ‌ ​‍‌‌​ ​‍​ ​‍​‍‌‌​ ‌‌‌​‌​​‍ ‍‌‍​ ‌‍‍​‌‍‍‌‌‍ ​‌‍‌​‌ ​‍‌‍‌‌‌‍ ‍​‍‌‌​ ‌‌‌​​‍‌‌ ‌‍‍ ‌‍‌‌‌ ‍‌​‍‌‌​ ​ ‌​‌​​‍‌‌​ ​ ‌​‌​​‍‌‌​ ​‍​ ​‍‌‍​‌​ ​‌​ ​​​ ​​​ ‌‌‌‍​‌​ ​ ​ ‌​​ ‌ ‌‍​‌​ ‌ ​ ​​​‍‌‌​ ​‍​ ​‍​‍‌‌​ ‌‌‌​‌​​‍ ‍‌ ‌​‌‍‌‌‌ ‍​‌ ‌​​‍‌‍‌ ​​‌‍‌‌‌ ​‍‌ ​ ‌ ​​‌‍‌‌‌‍​ ‌ ‌​‌‍‍‌‌ ‌‍‌‍‌‌​ ‌‌ ​​‌ ‌‌‌‍​‍‌‍ ​‌‍‍‌‌ ​ ‌‍‍​‌‍‌‌‌‍‌​​‍​‍‌ ‌
Individual payment will take the responsibility to pay for registration
in full away from the team captain/manager. The players are now
responsible for making their payments directly to Chelsea Piers in
person or the registration page of the website. The new system also
allows us to offer members that play in our leagues a discounted
rate.​​​​‌ ‍ ​‍​‍‌‍ ‌ ​‍‌‍‍‌‌‍‌ ‌‍‍‌‌‍ ‍​‍​‍​ ‍‍​‍​‍‌ ​ ‌‍​‌‌‍ ‍‌‍‍‌‌ ‌​‌ ‍‌​‍ ‍‌‍‍‌‌‍ ​‍​‍​‍ ​​‍​‍‌‍‍​‌ ​‍‌‍‌‌‌‍‌‍​‍​‍​ ‍‍​‍​‍‌‍‍​‌ ‌​‌ ‌​‌ ​​‌ ​ ​ ‍‍​‍ ​‍ ‌‍​ ‌‍‍​‌‍‌‌‌‍ ​‌ ​ ‌‍‌‌‌‍​‌‌ ​​‌‍‍‌‌‍‌‌‌ ​‍‌ ​ ​‍ ‍‌ ​ ‌‍​‌‌‍ ‍‌‍‍‌‌ ‌​‌ ‍‌​‍ ‍‌ ​ ‌ ‌​‌ ‌‌‌‍‌​‌‍‍‌‌‍ ​‍ ‌‍‍‌‌‍ ‍‌ ‌​‌‍‌‌‌‍ ‍‌ ‌​​‍ ‌‍‌‌‌‍‌​‌‍‍‌‌ ‌​​‍ ‌‍ ‌‌‍ ‌‍‌​‌‍‌‌​ ‌‌ ​​‌ ​‍‌‍‌‌‌ ​ ‌‍‌‌‌‍ ‍‌ ‌​‌‍​‌‌ ‌​‌‍‍‌‌‍ ‌‍ ‍​ ‍ ‌‍‍‌‌‍‌​​ ‌‌‍​‍​ ‌‌​ ‍​​ ‍‌​ ​‌​ ‍​‌‍‌‍​ ‍​​‍ ‌‌‍​‌‌‍​ ​ ‍​​ ‌​​‍ ‌​ ‌​​ ‌ ‌‍​‍​ ​‌​‍ ‌​ ‍​​ ​​​ ‌‌‌‍‌​​‍ ‌​ ​​​ ‌ ​ ​‌‌‍‌‍​ ​‌​ ‌‌​ ‍​​ ‍‌​ ‍​​ ‌‌​ ‌‌​ ​​​ ‍ ‌ ‌​‌ ‍‌‌ ​​‌‍‌‌​ ‌‌‍‌‍‌‍​‌‌ ​‌​ ‍ ‌ ​​‌‍​‌‌ ‌​‌‍‍​​ ‌‌ ​‍‌‍‍‌‌‍​ ‌‍‍​‌‌‌​‌‍‌‌‌ ‍​‌ ‌​​‍‌‌​ ‌‌‌​​‍‌‌ ‌‍‍ ‌‍‌‌‌ ‍‌​‍‌‌​ ​ ‌​‌​​‍‌‌​ ​ ‌​‌​​‍‌‌​ ​‍​ ​‍‌‍‌​​ ​​‌‍​‌‌‍‌‍​ ​​​ ‌‌‌‍​‍‌‍​‍‌‍​‌​ ​‍​ ‌‌‌‍‌‌​‍‌‌​ ​‍​ ​‍​‍‌‌​ ‌‌‌​‌​​‍ ‍‌‍​ ‌‍‍​‌‍‍‌‌‍ ​‌‍‌​‌ ​‍‌‍‌‌‌‍ ‍​‍‌‌​ ‌‌‌​​‍‌‌ ‌‍‍ ‌‍‌‌‌ ‍‌​‍‌‌​ ​ ‌​‌​​‍‌‌​ ​ ‌​‌​​‍‌‌​ ​‍​ ​‍‌‍‌‍‌‍​‌​ ​‍​ ‍​‌‍‌‍​ ‌​​ ​‌​ ‌‍‌‍​ ​ ‍‌‌‍​ ‌‍​ ​‍‌‌​ ​‍​ ​‍​‍‌‌​ ‌‌‌​‌​​‍ ‍‌ ‌​‌‍‌‌‌ ‍​‌ ‌​​ ‌‍​‍‌‍​‌‌ ​ ‌‍‌‌‌‌‌‌‌ ​‍‌‍ ​​ ‌‌‍‍​‌ ‌​‌ ‌​‌ ​​‌ ​ ​‍‌‌​ ​ ‌​​‌​‍‌‌​ ​‍‌​‌‍​‍‌‌​ ​‍‌​‌‍‌‍​ ‌‍‍​‌‍‌‌‌‍ ​‌ ​ ‌‍‌‌‌‍​‌‌ ​​‌‍‍‌‌‍‌‌‌ ​‍‌ ​ ​‍ ‍‌ ​ ‌‍​‌‌‍ ‍‌‍‍‌‌ ‌​‌ ‍‌​‍ ‍‌ ​ ‌ ‌​‌ ‌‌‌‍‌​‌‍‍‌‌‍ ​‍‌‍‌‍‍‌‌‍‌​​ ‌‌‍​‍​ ‌‌​ ‍​​ ‍‌​ ​‌​ ‍​‌‍‌‍​ ‍​​‍ ‌‌‍​‌‌‍​ ​ ‍​​ ‌​​‍ ‌​ ‌​​ ‌ ‌‍​‍​ ​‌​‍ ‌​ ‍​​ ​​​ ‌‌‌‍‌​​‍ ‌​ ​​​ ‌ ​ ​‌‌‍‌‍​ ​‌​ ‌‌​ ‍​​ ‍‌​ ‍​​ ‌‌​ ‌‌​ ​​​‍‌‍‌ ‌​‌ ‍‌‌ ​​‌‍‌‌​ ‌‌‍‌‍‌‍​‌‌ ​‌​‍‌‍‌ ​​‌‍​‌‌ ‌​‌‍‍​​ ‌‌ ​‍‌‍‍‌‌‍​ ‌‍‍​‌‌‌​‌‍‌‌‌ ‍​‌ ‌​​‍‌‌​ ‌‌‌​​‍‌‌ ‌‍‍ ‌‍‌‌‌ ‍‌​‍‌‌​ ​ ‌​‌​​‍‌‌​ ​ ‌​‌​​‍‌‌​ ​‍​ ​‍‌‍‌​​ ​​‌‍​‌‌‍‌‍​ ​​​ ‌‌‌‍​‍‌‍​‍‌‍​‌​ ​‍​ ‌‌‌‍‌‌​‍‌‌​ ​‍​ ​‍​‍‌‌​ ‌‌‌​‌​​‍ ‍‌‍​ ‌‍‍​‌‍‍‌‌‍ ​‌‍‌​‌ ​‍‌‍‌‌‌‍ ‍​‍‌‌​ ‌‌‌​​‍‌‌ ‌‍‍ ‌‍‌‌‌ ‍‌​‍‌‌​ ​ ‌​‌​​‍‌‌​ ​ ‌​‌​​‍‌‌​ ​‍​ ​‍‌‍‌‍‌‍​‌​ ​‍​ ‍​‌‍‌‍​ ‌​​ ​‌​ ‌‍‌‍​ ​ ‍‌‌‍​ ‌‍​ ​‍‌‌​ ​‍​ ​‍​‍‌‌​ ‌‌‌​‌​​‍ ‍‌ ‌​‌‍‌‌‌ ‍​‌ ‌​​‍‌‍‌ ​​‌‍‌‌‌ ​‍‌ ​ ‌ ​​‌‍‌‌‌‍​ ‌ ‌​‌‍‍‌‌ ‌‍‌‍‌‌​ ‌‌ ​​‌ ‌‌‌‍​‍‌‍ ​‌‍‍‌‌ ​ ‌‍‍​‌‍‌‌‌‍‌​​‍​‍‌ ‌
The team captain/manager registers their team and pays the
individual fee. This payment is considered the team deposit.​​​​‌ ‍ ​‍​‍‌‍ ‌ ​‍‌‍‍‌‌‍‌ ‌‍‍‌‌‍ ‍​‍​‍​ ‍‍​‍​‍‌ ​ ‌‍​‌‌‍ ‍‌‍‍‌‌ ‌​‌ ‍‌​‍ ‍‌‍‍‌‌‍ ​‍​‍​‍ ​​‍​‍‌‍‍​‌ ​‍‌‍‌‌‌‍‌‍​‍​‍​ ‍‍​‍​‍‌‍‍​‌ ‌​‌ ‌​‌ ​​‌ ​ ​ ‍‍​‍ ​‍ ‌‍​ ‌‍‍​‌‍‌‌‌‍ ​‌ ​ ‌‍‌‌‌‍​‌‌ ​​‌‍‍‌‌‍‌‌‌ ​‍‌ ​ ​‍ ‍‌ ​ ‌‍​‌‌‍ ‍‌‍‍‌‌ ‌​‌ ‍‌​‍ ‍‌ ​ ‌ ‌​‌ ‌‌‌‍‌​‌‍‍‌‌‍ ​‍ ‌‍‍‌‌‍ ‍‌ ‌​‌‍‌‌‌‍ ‍‌ ‌​​‍ ‌‍‌‌‌‍‌​‌‍‍‌‌ ‌​​‍ ‌‍ ‌‌‍ ‌‍‌​‌‍‌‌​ ‌‌ ​​‌ ​‍‌‍‌‌‌ ​ ‌‍‌‌‌‍ ‍‌ ‌​‌‍​‌‌ ‌​‌‍‍‌‌‍ ‌‍ ‍​ ‍ ‌‍‍‌‌‍‌​​ ‌‌‍​‍​ ‌‌​ ‍​​ ‍‌​ ​‌​ ‍​‌‍‌‍​ ‍​​‍ ‌‌‍​‌‌‍​ ​ ‍​​ ‌​​‍ ‌​ ‌​​ ‌ ‌‍​‍​ ​‌​‍ ‌​ ‍​​ ​​​ ‌‌‌‍‌​​‍ ‌​ ​​​ ‌ ​ ​‌‌‍‌‍​ ​‌​ ‌‌​ ‍​​ ‍‌​ ‍​​ ‌‌​ ‌‌​ ​​​ ‍ ‌ ‌​‌ ‍‌‌ ​​‌‍‌‌​ ‌‌‍‌‍‌‍​‌‌ ​‌​ ‍ ‌ ​​‌‍​‌‌ ‌​‌‍‍​​ ‌‌ ​‍‌‍‍‌‌‍​ ‌‍‍​‌‌‌​‌‍‌‌‌ ‍​‌ ‌​​‍‌‌​ ‌‌‌​​‍‌‌ ‌‍‍ ‌‍‌‌‌ ‍‌​‍‌‌​ ​ ‌​‌​​‍‌‌​ ​ ‌​‌​​‍‌‌​ ​‍​ ​‍​ ​‍​ ‌ ‌‍​‍​ ​‍‌‍‌‌​ ​‍​ ​‍‌‍‌‌​ ‌​‌‍‌​​ ​​​ ‍​​‍‌‌​ ​‍​ ​‍​‍‌‌​ ‌‌‌​‌​​‍ ‍‌‍​ ‌‍‍​‌‍‍‌‌‍ ​‌‍‌​‌ ​‍‌‍‌‌‌‍ ‍​‍‌‌​ ‌‌‌​​‍‌‌ ‌‍‍ ‌‍‌‌‌ ‍‌​‍‌‌​ ​ ‌​‌​​‍‌‌​ ​ ‌​‌​​‍‌‌​ ​‍​ ​‍‌‍‌‌​ ​‌‌‍​‌​ ‍‌‌‍‌​‌‍‌​‌‍​‍‌‍​ ​ ‌ ​ ‍‌​ ‍​‌‍‌​​‍‌‌​ ​‍​ ​‍​‍‌‌​ ‌‌‌​‌​​‍ ‍‌ ‌​‌‍‌‌‌ ‍​‌ ‌​​ ‌‍​‍‌‍​‌‌ ​ ‌‍‌‌‌‌‌‌‌ ​‍‌‍ ​​ ‌‌‍‍​‌ ‌​‌ ‌​‌ ​​‌ ​ ​‍‌‌​ ​ ‌​​‌​‍‌‌​ ​‍‌​‌‍​‍‌‌​ ​‍‌​‌‍‌‍​ ‌‍‍​‌‍‌‌‌‍ ​‌ ​ ‌‍‌‌‌‍​‌‌ ​​‌‍‍‌‌‍‌‌‌ ​‍‌ ​ ​‍ ‍‌ ​ ‌‍​‌‌‍ ‍‌‍‍‌‌ ‌​‌ ‍‌​‍ ‍‌ ​ ‌ ‌​‌ ‌‌‌‍‌​‌‍‍‌‌‍ ​‍‌‍‌‍‍‌‌‍‌​​ ‌‌‍​‍​ ‌‌​ ‍​​ ‍‌​ ​‌​ ‍​‌‍‌‍​ ‍​​‍ ‌‌‍​‌‌‍​ ​ ‍​​ ‌​​‍ ‌​ ‌​​ ‌ ‌‍​‍​ ​‌​‍ ‌​ ‍​​ ​​​ ‌‌‌‍‌​​‍ ‌​ ​​​ ‌ ​ ​‌‌‍‌‍​ ​‌​ ‌‌​ ‍​​ ‍‌​ ‍​​ ‌‌​ ‌‌​ ​​​‍‌‍‌ ‌​‌ ‍‌‌ ​​‌‍‌‌​ ‌‌‍‌‍‌‍​‌‌ ​‌​‍‌‍‌ ​​‌‍​‌‌ ‌​‌‍‍​​ ‌‌ ​‍‌‍‍‌‌‍​ ‌‍‍​‌‌‌​‌‍‌‌‌ ‍​‌ ‌​​‍‌‌​ ‌‌‌​​‍‌‌ ‌‍‍ ‌‍‌‌‌ ‍‌​‍‌‌​ ​ ‌​‌​​‍‌‌​ ​ ‌​‌​​‍‌‌​ ​‍​ ​‍​ ​‍​ ‌ ‌‍​‍​ ​‍‌‍‌‌​ ​‍​ ​‍‌‍‌‌​ ‌​‌‍‌​​ ​​​ ‍​​‍‌‌​ ​‍​ ​‍​‍‌‌​ ‌‌‌​‌​​‍ ‍‌‍​ ‌‍‍​‌‍‍‌‌‍ ​‌‍‌​‌ ​‍‌‍‌‌‌‍ ‍​‍‌‌​ ‌‌‌​​‍‌‌ ‌‍‍ ‌‍‌‌‌ ‍‌​‍‌‌​ ​ ‌​‌​​‍‌‌​ ​ ‌​‌​​‍‌‌​ ​‍​ ​‍‌‍‌‌​ ​‌‌‍​‌​ ‍‌‌‍‌​‌‍‌​‌‍​‍‌‍​ ​ ‌ ​ ‍‌​ ‍​‌‍‌​​‍‌‌​ ​‍​ ​‍​‍‌‌​ ‌‌‌​‌​​‍ ‍‌ ‌​‌‍‌‌‌ ‍​‌ ‌​​‍‌‍‌ ​​‌‍‌‌‌ ​‍‌ ​ ‌ ​​‌‍‌‌‌‍​ ‌ ‌​‌‍‍‌‌ ‌‍‌‍‌‌​ ‌‌ ​​‌ ‌‌‌‍​‍‌‍ ​‌‍‍‌‌ ​ ‌‍‍​‌‍‌‌‌‍‌​​‍​‍‌ ‌
The remainder of the roster registers as an individual either online or
in person. Please be sure to complete the registration in full with
team name and captain noted.​​​​‌ ‍ ​‍​‍‌‍ ‌ ​‍‌‍‍‌‌‍‌ ‌‍‍‌‌‍ ‍​‍​‍​ ‍‍​‍​‍‌ ​ ‌‍​‌‌‍ ‍‌‍‍‌‌ ‌​‌ ‍‌​‍ ‍‌‍‍‌‌‍ ​‍​‍​‍ ​​‍​‍‌‍‍​‌ ​‍‌‍‌‌‌‍‌‍​‍​‍​ ‍‍​‍​‍‌‍‍​‌ ‌​‌ ‌​‌ ​​‌ ​ ​ ‍‍​‍ ​‍ ‌‍​ ‌‍‍​‌‍‌‌‌‍ ​‌ ​ ‌‍‌‌‌‍​‌‌ ​​‌‍‍‌‌‍‌‌‌ ​‍‌ ​ ​‍ ‍‌ ​ ‌‍​‌‌‍ ‍‌‍‍‌‌ ‌​‌ ‍‌​‍ ‍‌ ​ ‌ ‌​‌ ‌‌‌‍‌​‌‍‍‌‌‍ ​‍ ‌‍‍‌‌‍ ‍‌ ‌​‌‍‌‌‌‍ ‍‌ ‌​​‍ ‌‍‌‌‌‍‌​‌‍‍‌‌ ‌​​‍ ‌‍ ‌‌‍ ‌‍‌​‌‍‌‌​ ‌‌ ​​‌ ​‍‌‍‌‌‌ ​ ‌‍‌‌‌‍ ‍‌ ‌​‌‍​‌‌ ‌​‌‍‍‌‌‍ ‌‍ ‍​ ‍ ‌‍‍‌‌‍‌​​ ‌‌‍​‍​ ‌‌​ ‍​​ ‍‌​ ​‌​ ‍​‌‍‌‍​ ‍​​‍ ‌‌‍​‌‌‍​ ​ ‍​​ ‌​​‍ ‌​ ‌​​ ‌ ‌‍​‍​ ​‌​‍ ‌​ ‍​​ ​​​ ‌‌‌‍‌​​‍ ‌​ ​​​ ‌ ​ ​‌‌‍‌‍​ ​‌​ ‌‌​ ‍​​ ‍‌​ ‍​​ ‌‌​ ‌‌​ ​​​ ‍ ‌ ‌​‌ ‍‌‌ ​​‌‍‌‌​ ‌‌‍‌‍‌‍​‌‌ ​‌​ ‍ ‌ ​​‌‍​‌‌ ‌​‌‍‍​​ ‌‌ ​‍‌‍‍‌‌‍​ ‌‍‍​‌‌‌​‌‍‌‌‌ ‍​‌ ‌​​‍‌‌​ ‌‌‌​​‍‌‌ ‌‍‍ ‌‍‌‌‌ ‍‌​‍‌‌​ ​ ‌​‌​​‍‌‌​ ​ ‌​‌​​‍‌‌​ ​‍​ ​‍​ ‍​​ ‌‍‌‍‌​​ ‌‌‌‍​‌‌‍‌‍​ ‍​​ ​‍​ ‍‌‌‍‌‌​ ‍​​ ‌​​‍‌‌​ ​‍​ ​‍​‍‌‌​ ‌‌‌​‌​​‍ ‍‌‍​ ‌‍‍​‌‍‍‌‌‍ ​‌‍‌​‌ ​‍‌‍‌‌‌‍ ‍​‍‌‌​ ‌‌‌​​‍‌‌ ‌‍‍ ‌‍‌‌‌ ‍‌​‍‌‌​ ​ ‌​‌​​‍‌‌​ ​ ‌​‌​​‍‌‌​ ​‍​ ​‍​ ‌‍‌‍‌‌​ ‌ ‌‍​‍​ ​‌​ ‍​​ ‍‌​ ‍​‌‍‌​‌‍​ ‌‍​‍‌‍‌​​‍‌‌​ ​‍​ ​‍​‍‌‌​ ‌‌‌​‌​​‍ ‍‌ ‌​‌‍‌‌‌ ‍​‌ ‌​​ ‌‍​‍‌‍​‌‌ ​ ‌‍‌‌‌‌‌‌‌ ​‍‌‍ ​​ ‌‌‍‍​‌ ‌​‌ ‌​‌ ​​‌ ​ ​‍‌‌​ ​ ‌​​‌​‍‌‌​ ​‍‌​‌‍​‍‌‌​ ​‍‌​‌‍‌‍​ ‌‍‍​‌‍‌‌‌‍ ​‌ ​ ‌‍‌‌‌‍​‌‌ ​​‌‍‍‌‌‍‌‌‌ ​‍‌ ​ ​‍ ‍‌ ​ ‌‍​‌‌‍ ‍‌‍‍‌‌ ‌​‌ ‍‌​‍ ‍‌ ​ ‌ ‌​‌ ‌‌‌‍‌​‌‍‍‌‌‍ ​‍‌‍‌‍‍‌‌‍‌​​ ‌‌‍​‍​ ‌‌​ ‍​​ ‍‌​ ​‌​ ‍​‌‍‌‍​ ‍​​‍ ‌‌‍​‌‌‍​ ​ ‍​​ ‌​​‍ ‌​ ‌​​ ‌ ‌‍​‍​ ​‌​‍ ‌​ ‍​​ ​​​ ‌‌‌‍‌​​‍ ‌​ ​​​ ‌ ​ ​‌‌‍‌‍​ ​‌​ ‌‌​ ‍​​ ‍‌​ ‍​​ ‌‌​ ‌‌​ ​​​‍‌‍‌ ‌​‌ ‍‌‌ ​​‌‍‌‌​ ‌‌‍‌‍‌‍​‌‌ ​‌​‍‌‍‌ ​​‌‍​‌‌ ‌​‌‍‍​​ ‌‌ ​‍‌‍‍‌‌‍​ ‌‍‍​‌‌‌​‌‍‌‌‌ ‍​‌ ‌​​‍‌‌​ ‌‌‌​​‍‌‌ ‌‍‍ ‌‍‌‌‌ ‍‌​‍‌‌​ ​ ‌​‌​​‍‌‌​ ​ ‌​‌​​‍‌‌​ ​‍​ ​‍​ ‍​​ ‌‍‌‍‌​​ ‌‌‌‍​‌‌‍‌‍​ ‍​​ ​‍​ ‍‌‌‍‌‌​ ‍​​ ‌​​‍‌‌​ ​‍​ ​‍​‍‌‌​ ‌‌‌​‌​​‍ ‍‌‍​ ‌‍‍​‌‍‍‌‌‍ ​‌‍‌​‌ ​‍‌‍‌‌‌‍ ‍​‍‌‌​ ‌‌‌​​‍‌‌ ‌‍‍ ‌‍‌‌‌ ‍‌​‍‌‌​ ​ ‌​‌​​‍‌‌​ ​ ‌​‌​​‍‌‌​ ​‍​ ​‍​ ‌‍‌‍‌‌​ ‌ ‌‍​‍​ ​‌​ ‍​​ ‍‌​ ‍​‌‍‌​‌‍​ ‌‍​‍‌‍‌​​‍‌‌​ ​‍​ ​‍​‍‌‌​ ‌‌‌​‌​​‍ ‍‌ ‌​‌‍‌‌‌ ‍​‌ ‌​​‍‌‍‌ ​​‌‍‌‌‌ ​‍‌ ​ ‌ ​​‌‍‌‌‌‍​ ‌ ‌​‌‍‍‌‌ ‌‍‌‍‌‌​ ‌‌ ​​‌ ‌‌‌‍​‍‌‍ ​‌‍‍‌‌ ​ ‌‍‍​‌‍‌‌‌‍‌​​‍​‍‌ ‌
It is mandatory for the team captain to email soccer-
ct@chelseapiers.com with the list of players on the roster before the
first game.​​​​‌ ‍ ​‍​‍‌‍ ‌ ​‍‌‍‍‌‌‍‌ ‌‍‍‌‌‍ ‍​‍​‍​ ‍‍​‍​‍‌ ​ ‌‍​‌‌‍ ‍‌‍‍‌‌ ‌​‌ ‍‌​‍ ‍‌‍‍‌‌‍ ​‍​‍​‍ ​​‍​‍‌‍‍​‌ ​‍‌‍‌‌‌‍‌‍​‍​‍​ ‍‍​‍​‍‌‍‍​‌ ‌​‌ ‌​‌ ​​‌ ​ ​ ‍‍​‍ ​‍ ‌‍​ ‌‍‍​‌‍‌‌‌‍ ​‌ ​ ‌‍‌‌‌‍​‌‌ ​​‌‍‍‌‌‍‌‌‌ ​‍‌ ​ ​‍ ‍‌ ​ ‌‍​‌‌‍ ‍‌‍‍‌‌ ‌​‌ ‍‌​‍ ‍‌ ​ ‌ ‌​‌ ‌‌‌‍‌​‌‍‍‌‌‍ ​‍ ‌‍‍‌‌‍ ‍‌ ‌​‌‍‌‌‌‍ ‍‌ ‌​​‍ ‌‍‌‌‌‍‌​‌‍‍‌‌ ‌​​‍ ‌‍ ‌‌‍ ‌‍‌​‌‍‌‌​ ‌‌ ​​‌ ​‍‌‍‌‌‌ ​ ‌‍‌‌‌‍ ‍‌ ‌​‌‍​‌‌ ‌​‌‍‍‌‌‍ ‌‍ ‍​ ‍ ‌‍‍‌‌‍‌​​ ‌‌‍​‍​ ‌‌​ ‍​​ ‍‌​ ​‌​ ‍​‌‍‌‍​ ‍​​‍ ‌‌‍​‌‌‍​ ​ ‍​​ ‌​​‍ ‌​ ‌​​ ‌ ‌‍​‍​ ​‌​‍ ‌​ ‍​​ ​​​ ‌‌‌‍‌​​‍ ‌​ ​​​ ‌ ​ ​‌‌‍‌‍​ ​‌​ ‌‌​ ‍​​ ‍‌​ ‍​​ ‌‌​ ‌‌​ ​​​ ‍ ‌ ‌​‌ ‍‌‌ ​​‌‍‌‌​ ‌‌‍‌‍‌‍​‌‌ ​‌​ ‍ ‌ ​​‌‍​‌‌ ‌​‌‍‍​​ ‌‌ ​‍‌‍‍‌‌‍​ ‌‍‍​‌‌‌​‌‍‌‌‌ ‍​‌ ‌​​‍‌‌​ ‌‌‌​​‍‌‌ ‌‍‍ ‌‍‌‌‌ ‍‌​‍‌‌​ ​ ‌​‌​​‍‌‌​ ​ ‌​‌​​‍‌‌​ ​‍​ ​‍‌‍​ ​ ‌‌​ ‌​​ ‍​‌‍‌​‌‍‌‌‌‍​ ​ ​‌​ ‌ ‌‍​ ​ ‌‌​ ​‍​‍‌‌​ ​‍​ ​‍​‍‌‌​ ‌‌‌​‌​​‍ ‍‌‍​ ‌‍‍​‌‍‍‌‌‍ ​‌‍‌​‌ ​‍‌‍‌‌‌‍ ‍​‍‌‌​ ‌‌‌​​‍‌‌ ‌‍‍ ‌‍‌‌‌ ‍‌​‍‌‌​ ​ ‌​‌​​‍‌‌​ ​ ‌​‌​​‍‌‌​ ​‍​ ​‍​ ‌‌​ ​​​ ‍​​ ‌​​ ‍‌​ ‌ ‌‍‌​‌‍‌​‌‍‌‌​ ​​​ ‌​​ ‌‍​‍‌‌​ ​‍​ ​‍​‍‌‌​ ‌‌‌​‌​​‍ ‍‌ ‌​‌‍‌‌‌ ‍​‌ ‌​​ ‌‍​‍‌‍​‌‌ ​ ‌‍‌‌‌‌‌‌‌ ​‍‌‍ ​​ ‌‌‍‍​‌ ‌​‌ ‌​‌ ​​‌ ​ ​‍‌‌​ ​ ‌​​‌​‍‌‌​ ​‍‌​‌‍​‍‌‌​ ​‍‌​‌‍‌‍​ ‌‍‍​‌‍‌‌‌‍ ​‌ ​ ‌‍‌‌‌‍​‌‌ ​​‌‍‍‌‌‍‌‌‌ ​‍‌ ​ ​‍ ‍‌ ​ ‌‍​‌‌‍ ‍‌‍‍‌‌ ‌​‌ ‍‌​‍ ‍‌ ​ ‌ ‌​‌ ‌‌‌‍‌​‌‍‍‌‌‍ ​‍‌‍‌‍‍‌‌‍‌​​ ‌‌‍​‍​ ‌‌​ ‍​​ ‍‌​ ​‌​ ‍​‌‍‌‍​ ‍​​‍ ‌‌‍​‌‌‍​ ​ ‍​​ ‌​​‍ ‌​ ‌​​ ‌ ‌‍​‍​ ​‌​‍ ‌​ ‍​​ ​​​ ‌‌‌‍‌​​‍ ‌​ ​​​ ‌ ​ ​‌‌‍‌‍​ ​‌​ ‌‌​ ‍​​ ‍‌​ ‍​​ ‌‌​ ‌‌​ ​​​‍‌‍‌ ‌​‌ ‍‌‌ ​​‌‍‌‌​ ‌‌‍‌‍‌‍​‌‌ ​‌​‍‌‍‌ ​​‌‍​‌‌ ‌​‌‍‍​​ ‌‌ ​‍‌‍‍‌‌‍​ ‌‍‍​‌‌‌​‌‍‌‌‌ ‍​‌ ‌​​‍‌‌​ ‌‌‌​​‍‌‌ ‌‍‍ ‌‍‌‌‌ ‍‌​‍‌‌​ ​ ‌​‌​​‍‌‌​ ​ ‌​‌​​‍‌‌​ ​‍​ ​‍‌‍​ ​ ‌‌​ ‌​​ ‍​‌‍‌​‌‍‌‌‌‍​ ​ ​‌​ ‌ ‌‍​ ​ ‌‌​ ​‍​‍‌‌​ ​‍​ ​‍​‍‌‌​ ‌‌‌​‌​​‍ ‍‌‍​ ‌‍‍​‌‍‍‌‌‍ ​‌‍‌​‌ ​‍‌‍‌‌‌‍ ‍​‍‌‌​ ‌‌‌​​‍‌‌ ‌‍‍ ‌‍‌‌‌ ‍‌​‍‌‌​ ​ ‌​‌​​‍‌‌​ ​ ‌​‌​​‍‌‌​ ​‍​ ​‍​ ‌‌​ ​​​ ‍​​ ‌​​ ‍‌​ ‌ ‌‍‌​‌‍‌​‌‍‌‌​ ​​​ ‌​​ ‌‍​‍‌‌​ ​‍​ ​‍​‍‌‌​ ‌‌‌​‌​​‍ ‍‌ ‌​‌‍‌‌‌ ‍​‌ ‌​​‍‌‍‌ ​​‌‍‌‌‌ ​‍‌ ​ ‌ ​​‌‍‌‌‌‍​ ‌ ‌​‌‍‍‌‌ ‌‍‌‍‌‌​ ‌‌ ​​‌ ‌‌‌‍​‍‌‍ ​‌‍‍‌‌ ​ ‌‍‍​‌‍‌‌‌‍‌​​‍​‍‌ ‌
A minimum of 10 players are required per roster. Team captains will
be responsible for the remaining balance if their team has a roster
with less than 10 players.​​​​‌ ‍ ​‍​‍‌‍ ‌ ​‍‌‍‍‌‌‍‌ ‌‍‍‌‌‍ ‍​‍​‍​ ‍‍​‍​‍‌ ​ ‌‍​‌‌‍ ‍‌‍‍‌‌ ‌​‌ ‍‌​‍ ‍‌‍‍‌‌‍ ​‍​‍​‍ ​​‍​‍‌‍‍​‌ ​‍‌‍‌‌‌‍‌‍​‍​‍​ ‍‍​‍​‍‌‍‍​‌ ‌​‌ ‌​‌ ​​‌ ​ ​ ‍‍​‍ ​‍ ‌‍​ ‌‍‍​‌‍‌‌‌‍ ​‌ ​ ‌‍‌‌‌‍​‌‌ ​​‌‍‍‌‌‍‌‌‌ ​‍‌ ​ ​‍ ‍‌ ​ ‌‍​‌‌‍ ‍‌‍‍‌‌ ‌​‌ ‍‌​‍ ‍‌ ​ ‌ ‌​‌ ‌‌‌‍‌​‌‍‍‌‌‍ ​‍ ‌‍‍‌‌‍ ‍‌ ‌​‌‍‌‌‌‍ ‍‌ ‌​​‍ ‌‍‌‌‌‍‌​‌‍‍‌‌ ‌​​‍ ‌‍ ‌‌‍ ‌‍‌​‌‍‌‌​ ‌‌ ​​‌ ​‍‌‍‌‌‌ ​ ‌‍‌‌‌‍ ‍‌ ‌​‌‍​‌‌ ‌​‌‍‍‌‌‍ ‌‍ ‍​ ‍ ‌‍‍‌‌‍‌​​ ‌‌‍​‍​ ‌‌​ ‍​​ ‍‌​ ​‌​ ‍​‌‍‌‍​ ‍​​‍ ‌‌‍​‌‌‍​ ​ ‍​​ ‌​​‍ ‌​ ‌​​ ‌ ‌‍​‍​ ​‌​‍ ‌​ ‍​​ ​​​ ‌‌‌‍‌​​‍ ‌​ ​​​ ‌ ​ ​‌‌‍‌‍​ ​‌​ ‌‌​ ‍​​ ‍‌​ ‍​​ ‌‌​ ‌‌​ ​​​ ‍ ‌ ‌​‌ ‍‌‌ ​​‌‍‌‌​ ‌‌‍‌‍‌‍​‌‌ ​‌​ ‍ ‌ ​​‌‍​‌‌ ‌​‌‍‍​​ ‌‌ ​‍‌‍‍‌‌‍​ ‌‍‍​‌‌‌​‌‍‌‌‌ ‍​‌ ‌​​‍‌‌​ ‌‌‌​​‍‌‌ ‌‍‍ ‌‍‌‌‌ ‍‌​‍‌‌​ ​ ‌​‌​​‍‌‌​ ​ ‌​‌​​‍‌‌​ ​‍​ ​‍​ ‌‍​ ‌​​ ‌‍‌‍‌‌‌‍​‌​ ​‌​ ​‍‌‍​‍‌‍​‌​ ​‍​ ​‍​ ‌​​‍‌‌​ ​‍​ ​‍​‍‌‌​ ‌‌‌​‌​​‍ ‍‌‍​ ‌‍‍​‌‍‍‌‌‍ ​‌‍‌​‌ ​‍‌‍‌‌‌‍ ‍​‍‌‌​ ‌‌‌​​‍‌‌ ‌‍‍ ‌‍‌‌‌ ‍‌​‍‌‌​ ​ ‌​‌​​‍‌‌​ ​ ‌​‌​​‍‌‌​ ​‍​ ​‍‌‍‌‍‌‍​‌​ ​‌‌‍‌​​ ​‌​ ‌ ​ ​​​ ‌ ‌‍‌‌​ ‌‌​ ​ ‌‍‌​​‍‌‌​ ​‍​ ​‍​‍‌‌​ ‌‌‌​‌​​‍ ‍‌ ‌​‌‍‌‌‌ ‍​‌ ‌​​ ‌‍​‍‌‍​‌‌ ​ ‌‍‌‌‌‌‌‌‌ ​‍‌‍ ​​ ‌‌‍‍​‌ ‌​‌ ‌​‌ ​​‌ ​ ​‍‌‌​ ​ ‌​​‌​‍‌‌​ ​‍‌​‌‍​‍‌‌​ ​‍‌​‌‍‌‍​ ‌‍‍​‌‍‌‌‌‍ ​‌ ​ ‌‍‌‌‌‍​‌‌ ​​‌‍‍‌‌‍‌‌‌ ​‍‌ ​ ​‍ ‍‌ ​ ‌‍​‌‌‍ ‍‌‍‍‌‌ ‌​‌ ‍‌​‍ ‍‌ ​ ‌ ‌​‌ ‌‌‌‍‌​‌‍‍‌‌‍ ​‍‌‍‌‍‍‌‌‍‌​​ ‌‌‍​‍​ ‌‌​ ‍​​ ‍‌​ ​‌​ ‍​‌‍‌‍​ ‍​​‍ ‌‌‍​‌‌‍​ ​ ‍​​ ‌​​‍ ‌​ ‌​​ ‌ ‌‍​‍​ ​‌​‍ ‌​ ‍​​ ​​​ ‌‌‌‍‌​​‍ ‌​ ​​​ ‌ ​ ​‌‌‍‌‍​ ​‌​ ‌‌​ ‍​​ ‍‌​ ‍​​ ‌‌​ ‌‌​ ​​​‍‌‍‌ ‌​‌ ‍‌‌ ​​‌‍‌‌​ ‌‌‍‌‍‌‍​‌‌ ​‌​‍‌‍‌ ​​‌‍​‌‌ ‌​‌‍‍​​ ‌‌ ​‍‌‍‍‌‌‍​ ‌‍‍​‌‌‌​‌‍‌‌‌ ‍​‌ ‌​​‍‌‌​ ‌‌‌​​‍‌‌ ‌‍‍ ‌‍‌‌‌ ‍‌​‍‌‌​ ​ ‌​‌​​‍‌‌​ ​ ‌​‌​​‍‌‌​ ​‍​ ​‍​ ‌‍​ ‌​​ ‌‍‌‍‌‌‌‍​‌​ ​‌​ ​‍‌‍​‍‌‍​‌​ ​‍​ ​‍​ ‌​​‍‌‌​ ​‍​ ​‍​‍‌‌​ ‌‌‌​‌​​‍ ‍‌‍​ ‌‍‍​‌‍‍‌‌‍ ​‌‍‌​‌ ​‍‌‍‌‌‌‍ ‍​‍‌‌​ ‌‌‌​​‍‌‌ ‌‍‍ ‌‍‌‌‌ ‍‌​‍‌‌​ ​ ‌​‌​​‍‌‌​ ​ ‌​‌​​‍‌‌​ ​‍​ ​‍‌‍‌‍‌‍​‌​ ​‌‌‍‌​​ ​‌​ ‌ ​ ​​​ ‌ ‌‍‌‌​ ‌‌​ ​ ‌‍‌​​‍‌‌​ ​‍​ ​‍​‍‌‌​ ‌‌‌​‌​​‍ ‍‌ ‌​‌‍‌‌‌ ‍​‌ ‌​​‍‌‍‌ ​​‌‍‌‌‌ ​‍‌ ​ ‌ ​​‌‍‌‌‌‍​ ‌ ‌​‌‍‍‌‌ ‌‍‌‍‌‌​ ‌‌ ​​‌ ‌‌‌‍​‍‌‍ ​‌‍‍‌‌ ​ ‌‍‍​‌‍‌‌‌‍‌​​‍​‍‌ ‌
Players have until Week 2 to pay in full​​​​‌ ‍ ​‍​‍‌‍ ‌ ​‍‌‍‍‌‌‍‌ ‌‍‍‌‌‍ ‍​‍​‍​ ‍‍​‍​‍‌ ​ ‌‍​‌‌‍ ‍‌‍‍‌‌ ‌​‌ ‍‌​‍ ‍‌‍‍‌‌‍ ​‍​‍​‍ ​​‍​‍‌‍‍​‌ ​‍‌‍‌‌‌‍‌‍​‍​‍​ ‍‍​‍​‍‌‍‍​‌ ‌​‌ ‌​‌ ​​‌ ​ ​ ‍‍​‍ ​‍ ‌‍​ ‌‍‍​‌‍‌‌‌‍ ​‌ ​ ‌‍‌‌‌‍​‌‌ ​​‌‍‍‌‌‍‌‌‌ ​‍‌ ​ ​‍ ‍‌ ​ ‌‍​‌‌‍ ‍‌‍‍‌‌ ‌​‌ ‍‌​‍ ‍‌ ​ ‌ ‌​‌ ‌‌‌‍‌​‌‍‍‌‌‍ ​‍ ‌‍‍‌‌‍ ‍‌ ‌​‌‍‌‌‌‍ ‍‌ ‌​​‍ ‌‍‌‌‌‍‌​‌‍‍‌‌ ‌​​‍ ‌‍ ‌‌‍ ‌‍‌​‌‍‌‌​ ‌‌ ​​‌ ​‍‌‍‌‌‌ ​ ‌‍‌‌‌‍ ‍‌ ‌​‌‍​‌‌ ‌​‌‍‍‌‌‍ ‌‍ ‍​ ‍ ‌‍‍‌‌‍‌​​ ‌‌‍​‍​ ‌‌​ ‍​​ ‍‌​ ​‌​ ‍​‌‍‌‍​ ‍​​‍ ‌‌‍​‌‌‍​ ​ ‍​​ ‌​​‍ ‌​ ‌​​ ‌ ‌‍​‍​ ​‌​‍ ‌​ ‍​​ ​​​ ‌‌‌‍‌​​‍ ‌​ ​​​ ‌ ​ ​‌‌‍‌‍​ ​‌​ ‌‌​ ‍​​ ‍‌​ ‍​​ ‌‌​ ‌‌​ ​​​ ‍ ‌ ‌​‌ ‍‌‌ ​​‌‍‌‌​ ‌‌‍‌‍‌‍​‌‌ ​‌​ ‍ ‌ ​​‌‍​‌‌ ‌​‌‍‍​​ ‌‌ ​‍‌‍‍‌‌‍​ ‌‍‍​‌‌‌​‌‍‌‌‌ ‍​‌ ‌​​‍‌‌​ ‌‌‌​​‍‌‌ ‌‍‍ ‌‍‌‌‌ ‍‌​‍‌‌​ ​ ‌​‌​​‍‌‌​ ​ ‌​‌​​‍‌‌​ ​‍​ ​‍​ ‌‌‌‍​‌​ ‌‍​ ‍‌​ ​‍​ ‌​​ ​​‌‍​‌​ ​‌​ ‌‍​ ‌‍‌‍​‌​‍‌‌​ ​‍​ ​‍​‍‌‌​ ‌‌‌​‌​​‍ ‍‌‍​ ‌‍‍​‌‍‍‌‌‍ ​‌‍‌​‌ ​‍‌‍‌‌‌‍ ‍​‍‌‌​ ‌‌‌​​‍‌‌ ‌‍‍ ‌‍‌‌‌ ‍‌​‍‌‌​ ​ ‌​‌​​‍‌‌​ ​ ‌​‌​​‍‌‌​ ​‍​ ​‍​ ‍​​ ​ ‌‍‌‍‌‍‌‍​ ​​‌‍​‍​ ‍‌​ ‌‍​ ​​​ ‍​‌‍​‌​ ‌‌​‍‌‌​ ​‍​ ​‍​‍‌‌​ ‌‌‌​‌​​‍ ‍‌ ‌​‌‍‌‌‌ ‍​‌ ‌​​ ‌‍​‍‌‍​‌‌ ​ ‌‍‌‌‌‌‌‌‌ ​‍‌‍ ​​ ‌‌‍‍​‌ ‌​‌ ‌​‌ ​​‌ ​ ​‍‌‌​ ​ ‌​​‌​‍‌‌​ ​‍‌​‌‍​‍‌‌​ ​‍‌​‌‍‌‍​ ‌‍‍​‌‍‌‌‌‍ ​‌ ​ ‌‍‌‌‌‍​‌‌ ​​‌‍‍‌‌‍‌‌‌ ​‍‌ ​ ​‍ ‍‌ ​ ‌‍​‌‌‍ ‍‌‍‍‌‌ ‌​‌ ‍‌​‍ ‍‌ ​ ‌ ‌​‌ ‌‌‌‍‌​‌‍‍‌‌‍ ​‍‌‍‌‍‍‌‌‍‌​​ ‌‌‍​‍​ ‌‌​ ‍​​ ‍‌​ ​‌​ ‍​‌‍‌‍​ ‍​​‍ ‌‌‍​‌‌‍​ ​ ‍​​ ‌​​‍ ‌​ ‌​​ ‌ ‌‍​‍​ ​‌​‍ ‌​ ‍​​ ​​​ ‌‌‌‍‌​​‍ ‌​ ​​​ ‌ ​ ​‌‌‍‌‍​ ​‌​ ‌‌​ ‍​​ ‍‌​ ‍​​ ‌‌​ ‌‌​ ​​​‍‌‍‌ ‌​‌ ‍‌‌ ​​‌‍‌‌​ ‌‌‍‌‍‌‍​‌‌ ​‌​‍‌‍‌ ​​‌‍​‌‌ ‌​‌‍‍​​ ‌‌ ​‍‌‍‍‌‌‍​ ‌‍‍​‌‌‌​‌‍‌‌‌ ‍​‌ ‌​​‍‌‌​ ‌‌‌​​‍‌‌ ‌‍‍ ‌‍‌‌‌ ‍‌​‍‌‌​ ​ ‌​‌​​‍‌‌​ ​ ‌​‌​​‍‌‌​ ​‍​ ​‍​ ‌‌‌‍​‌​ ‌‍​ ‍‌​ ​‍​ ‌​​ ​​‌‍​‌​ ​‌​ ‌‍​ ‌‍‌‍​‌​‍‌‌​ ​‍​ ​‍​‍‌‌​ ‌‌‌​‌​​‍ ‍‌‍​ ‌‍‍​‌‍‍‌‌‍ ​‌‍‌​‌ ​‍‌‍‌‌‌‍ ‍​‍‌‌​ ‌‌‌​​‍‌‌ ‌‍‍ ‌‍‌‌‌ ‍‌​‍‌‌​ ​ ‌​‌​​‍‌‌​ ​ ‌​‌​​‍‌‌​ ​‍​ ​‍​ ‍​​ ​ ‌‍‌‍‌‍‌‍​ ​​‌‍​‍​ ‍‌​ ‌‍​ ​​​ ‍​‌‍​‌​ ‌‌​‍‌‌​ ​‍​ ​‍​‍‌‌​ ‌‌‌​‌​​‍ ‍‌ ‌​‌‍‌‌‌ ‍​‌ ‌​​‍‌‍‌ ​​‌‍‌‌‌ ​‍‌ ​ ‌ ​​‌‍‌‌‌‍​ ‌ ‌​‌‍‍‌‌ ‌‍‌‍‌‌​ ‌‌ ​​‌ ‌‌‌‍​‍‌‍ ​‌‍‍‌‌ ​ ‌‍‍​‌‍‌‌‌‍‌​​‍​‍‌ ‌
Where can I find the youth soccer league schedule and standings?​​​​‌ ‍ ​‍​‍‌‍ ‌ ​‍‌‍‍‌‌‍‌ ‌‍‍‌‌‍ ‍​‍​‍​ ‍‍​‍​‍‌ ​ ‌‍​‌‌‍ ‍‌‍‍‌‌ ‌​‌ ‍‌​‍ ‍‌‍‍‌‌‍ ​‍​‍​‍ ​​‍​‍‌‍‍​‌ ​‍‌‍‌‌‌‍‌‍​‍​‍​ ‍‍​‍​‍‌‍‍​‌ ‌​‌ ‌​‌ ​​‌ ​ ​ ‍‍​‍ ​‍ ‌‍​ ‌‍‍​‌‍‌‌‌‍ ​‌ ​ ‌‍‌‌‌‍​‌‌ ​​‌‍‍‌‌‍‌‌‌ ​‍‌ ​ ​‍ ‍‌ ​ ‌‍​‌‌‍ ‍‌‍‍‌‌ ‌​‌ ‍‌​‍ ‍‌ ​ ‌ ‌​‌ ‌‌‌‍‌​‌‍‍‌‌‍ ​‍ ‌‍‍‌‌‍ ‍‌ ‌​‌‍‌‌‌‍ ‍‌ ‌​​‍ ‌‍‌‌‌‍‌​‌‍‍‌‌ ‌​​‍ ‌‍ ‌‌‍ ‌‍‌​‌‍‌‌​ ‌‌ ​​‌ ​‍‌‍‌‌‌ ​ ‌‍‌‌‌‍ ‍‌ ‌​‌‍​‌‌ ‌​‌‍‍‌‌‍ ‌‍ ‍​ ‍ ‌‍‍‌‌‍‌​​ ‌​ ​ ‌‍​‌​ ‌‌‌‍‌‍​ ​​​ ​‍​ ‌‌​ ​‌​‍ ‌‌‍‌‌‌‍​ ​ ​ ​ ‍‌​‍ ‌​ ‌​‌‍‌‌‌‍‌‌‌‍​‌​‍ ‌‌‍​‍‌‍‌‍‌‍‌‍‌‍‌​​‍ ‌​ ​ ​ ​ ​ ‌‌​ ​‌‌‍​ ​ ‌‍‌‍​ ​ ‌ ‌‍‌​​ ‌‍​ ‌​​ ​​​ ‍ ‌ ‌​‌ ‍‌‌ ​​‌‍‌‌​ ‌‌‍‌‍‌‍​‌‌ ​‌​ ‍ ‌ ​​‌‍​‌‌ ‌​‌‍‍​​ ‌‌ ‌​‌‍‍‌‌ ‌​‌‍ ​‌‍‌‌​ ‌‍​‍‌‍​‌‌ ​ ‌‍‌‌‌‌‌‌‌ ​‍‌‍ ​​ ‌‌‍‍​‌ ‌​‌ ‌​‌ ​​‌ ​ ​‍‌‌​ ​ ‌​​‌​‍‌‌​ ​‍‌​‌‍​‍‌‌​ ​‍‌​‌‍‌‍​ ‌‍‍​‌‍‌‌‌‍ ​‌ ​ ‌‍‌‌‌‍​‌‌ ​​‌‍‍‌‌‍‌‌‌ ​‍‌ ​ ​‍ ‍‌ ​ ‌‍​‌‌‍ ‍‌‍‍‌‌ ‌​‌ ‍‌​‍ ‍‌ ​ ‌ ‌​‌ ‌‌‌‍‌​‌‍‍‌‌‍ ​‍‌‍‌‍‍‌‌‍‌​​ ‌​ ​ ‌‍​‌​ ‌‌‌‍‌‍​ ​​​ ​‍​ ‌‌​ ​‌​‍ ‌‌‍‌‌‌‍​ ​ ​ ​ ‍‌​‍ ‌​ ‌​‌‍‌‌‌‍‌‌‌‍​‌​‍ ‌‌‍​‍‌‍‌‍‌‍‌‍‌‍‌​​‍ ‌​ ​ ​ ​ ​ ‌‌​ ​‌‌‍​ ​ ‌‍‌‍​ ​ ‌ ‌‍‌​​ ‌‍​ ‌​​ ​​​‍‌‍‌ ‌​‌ ‍‌‌ ​​‌‍‌‌​ ‌‌‍‌‍‌‍​‌‌ ​‌​‍‌‍‌ ​​‌‍​‌‌ ‌​‌‍‍​​ ‌‌ ‌​‌‍‍‌‌ ‌​‌‍ ​‌‍‌‌​‍‌‍‌ ​​‌‍‌‌‌ ​‍‌ ​ ‌ ​​‌‍‌‌‌‍​ ‌ ‌​‌‍‍‌‌ ‌‍‌‍‌‌​ ‌‌ ​​‌ ‌‌‌‍​‍‌‍ ​‌‍‍‌‌ ​ ‌‍‍​‌‍‌‌‌‍‌​​‍​‍‌ ‌
Where can I find the youth soccer league waiver?​​​​‌ ‍ ​‍​‍‌‍ ‌ ​‍‌‍‍‌‌‍‌ ‌‍‍‌‌‍ ‍​‍​‍​ ‍‍​‍​‍‌ ​ ‌‍​‌‌‍ ‍‌‍‍‌‌ ‌​‌ ‍‌​‍ ‍‌‍‍‌‌‍ ​‍​‍​‍ ​​‍​‍‌‍‍​‌ ​‍‌‍‌‌‌‍‌‍​‍​‍​ ‍‍​‍​‍‌‍‍​‌ ‌​‌ ‌​‌ ​​‌ ​ ​ ‍‍​‍ ​‍ ‌‍​ ‌‍‍​‌‍‌‌‌‍ ​‌ ​ ‌‍‌‌‌‍​‌‌ ​​‌‍‍‌‌‍‌‌‌ ​‍‌ ​ ​‍ ‍‌ ​ ‌‍​‌‌‍ ‍‌‍‍‌‌ ‌​‌ ‍‌​‍ ‍‌ ​ ‌ ‌​‌ ‌‌‌‍‌​‌‍‍‌‌‍ ​‍ ‌‍‍‌‌‍ ‍‌ ‌​‌‍‌‌‌‍ ‍‌ ‌​​‍ ‌‍‌‌‌‍‌​‌‍‍‌‌ ‌​​‍ ‌‍ ‌‌‍ ‌‍‌​‌‍‌‌​ ‌‌ ​​‌ ​‍‌‍‌‌‌ ​ ‌‍‌‌‌‍ ‍‌ ‌​‌‍​‌‌ ‌​‌‍‍‌‌‍ ‌‍ ‍​ ‍ ‌‍‍‌‌‍‌​​ ‌‌‍​ ​ ​​‌‍‌​​ ​​‌‍​ ​ ‌ ​ ‌​​ ‍‌​‍ ‌‌‍​‌​ ​‍‌‍​‌​ ​‍​‍ ‌​ ‌​​ ​ ‌‍​ ‌‍​ ​‍ ‌​ ‍‌​ ‍‌‌‍‌‌‌‍‌‌​‍ ‌‌‍‌‌​ ‍‌‌‍‌‌​ ‌ ​ ​‍​ ‌ ‌‍​‌​ ‌‍‌‍‌​‌‍​‌​ ‌​‌‍‌​​ ‍ ‌ ‌​‌ ‍‌‌ ​​‌‍‌‌​ ‌‌‍‌‍‌‍​‌‌ ​‌​ ‍ ‌ ​​‌‍​‌‌ ‌​‌‍‍​​ ‌‌ ‌​‌‍‍‌‌ ‌​‌‍ ​‌‍‌‌​ ‌‍​‍‌‍​‌‌ ​ ‌‍‌‌‌‌‌‌‌ ​‍‌‍ ​​ ‌‌‍‍​‌ ‌​‌ ‌​‌ ​​‌ ​ ​‍‌‌​ ​ ‌​​‌​‍‌‌​ ​‍‌​‌‍​‍‌‌​ ​‍‌​‌‍‌‍​ ‌‍‍​‌‍‌‌‌‍ ​‌ ​ ‌‍‌‌‌‍​‌‌ ​​‌‍‍‌‌‍‌‌‌ ​‍‌ ​ ​‍ ‍‌ ​ ‌‍​‌‌‍ ‍‌‍‍‌‌ ‌​‌ ‍‌​‍ ‍‌ ​ ‌ ‌​‌ ‌‌‌‍‌​‌‍‍‌‌‍ ​‍‌‍‌‍‍‌‌‍‌​​ ‌‌‍​ ​ ​​‌‍‌​​ ​​‌‍​ ​ ‌ ​ ‌​​ ‍‌​‍ ‌‌‍​‌​ ​‍‌‍​‌​ ​‍​‍ ‌​ ‌​​ ​ ‌‍​ ‌‍​ ​‍ ‌​ ‍‌​ ‍‌‌‍‌‌‌‍‌‌​‍ ‌‌‍‌‌​ ‍‌‌‍‌‌​ ‌ ​ ​‍​ ‌ ‌‍​‌​ ‌‍‌‍‌​‌‍​‌​ ‌​‌‍‌​​‍‌‍‌ ‌​‌ ‍‌‌ ​​‌‍‌‌​ ‌‌‍‌‍‌‍​‌‌ ​‌​‍‌‍‌ ​​‌‍​‌‌ ‌​‌‍‍​​ ‌‌ ‌​‌‍‍‌‌ ‌​‌‍ ​‌‍‌‌​‍‌‍‌ ​​‌‍‌‌‌ ​‍‌ ​ ‌ ​​‌‍‌‌‌‍​ ‌ ‌​‌‍‍‌‌ ‌‍‌‍‌‌​ ‌‌ ​​‌ ‌‌‌‍​‍‌‍ ​‌‍‍‌‌ ​ ‌‍‍​‌‍‌‌‌‍‌​​‍​‍‌ ‌
What is your refund policy?​​​​‌ ‍ ​‍​‍‌‍ ‌ ​‍‌‍‍‌‌‍‌ ‌‍‍‌‌‍ ‍​‍​‍​ ‍‍​‍​‍‌ ​ ‌‍​‌‌‍ ‍‌‍‍‌‌ ‌​‌ ‍‌​‍ ‍‌‍‍‌‌‍ ​‍​‍​‍ ​​‍​‍‌‍‍​‌ ​‍‌‍‌‌‌‍‌‍​‍​‍​ ‍‍​‍​‍‌‍‍​‌ ‌​‌ ‌​‌ ​​‌ ​ ​ ‍‍​‍ ​‍ ‌‍​ ‌‍‍​‌‍‌‌‌‍ ​‌ ​ ‌‍‌‌‌‍​‌‌ ​​‌‍‍‌‌‍‌‌‌ ​‍‌ ​ ​‍ ‍‌ ​ ‌‍​‌‌‍ ‍‌‍‍‌‌ ‌​‌ ‍‌​‍ ‍‌ ​ ‌ ‌​‌ ‌‌‌‍‌​‌‍‍‌‌‍ ​‍ ‌‍‍‌‌‍ ‍‌ ‌​‌‍‌‌‌‍ ‍‌ ‌​​‍ ‌‍‌‌‌‍‌​‌‍‍‌‌ ‌​​‍ ‌‍ ‌‌‍ ‌‍‌​‌‍‌‌​ ‌‌ ​​‌ ​‍‌‍‌‌‌ ​ ‌‍‌‌‌‍ ‍‌ ‌​‌‍​‌‌ ‌​‌‍‍‌‌‍ ‌‍ ‍​ ‍ ‌‍‍‌‌‍‌​​ ‌​ ‌ ​ ‍‌‌‍‌​​ ​‌‌‍​‍​ ​ ‌‍‌‍‌‍‌​​‍ ‌​ ‌​​ ​ ‌‍​ ​ ‌‌​‍ ‌​ ‌​‌‍​‌​ ​‌​ ‍​​‍ ‌​ ‍‌‌‍‌‌​ ​‌​ ‍​​‍ ‌​ ‍​‌‍​ ​ ‌ ​ ‌‍‌‍‌‍​ ‌‌​ ‍​‌‍‌‍​ ‌‍​ ‌ ‌‍‌‍​ ‍‌​ ‍ ‌ ‌​‌ ‍‌‌ ​​‌‍‌‌​ ‌‌‍‌‍‌‍​‌‌ ​‌​ ‍ ‌ ​​‌‍​‌‌ ‌​‌‍‍​​ ‌‌ ‌​‌‍‍‌‌ ‌​‌‍ ​‌‍‌‌​ ‌‍​‍‌‍​‌‌ ​ ‌‍‌‌‌‌‌‌‌ ​‍‌‍ ​​ ‌‌‍‍​‌ ‌​‌ ‌​‌ ​​‌ ​ ​‍‌‌​ ​ ‌​​‌​‍‌‌​ ​‍‌​‌‍​‍‌‌​ ​‍‌​‌‍‌‍​ ‌‍‍​‌‍‌‌‌‍ ​‌ ​ ‌‍‌‌‌‍​‌‌ ​​‌‍‍‌‌‍‌‌‌ ​‍‌ ​ ​‍ ‍‌ ​ ‌‍​‌‌‍ ‍‌‍‍‌‌ ‌​‌ ‍‌​‍ ‍‌ ​ ‌ ‌​‌ ‌‌‌‍‌​‌‍‍‌‌‍ ​‍‌‍‌‍‍‌‌‍‌​​ ‌​ ‌ ​ ‍‌‌‍‌​​ ​‌‌‍​‍​ ​ ‌‍‌‍‌‍‌​​‍ ‌​ ‌​​ ​ ‌‍​ ​ ‌‌​‍ ‌​ ‌​‌‍​‌​ ​‌​ ‍​​‍ ‌​ ‍‌‌‍‌‌​ ​‌​ ‍​​‍ ‌​ ‍​‌‍​ ​ ‌ ​ ‌‍‌‍‌‍​ ‌‌​ ‍​‌‍‌‍​ ‌‍​ ‌ ‌‍‌‍​ ‍‌​‍‌‍‌ ‌​‌ ‍‌‌ ​​‌‍‌‌​ ‌‌‍‌‍‌‍​‌‌ ​‌​‍‌‍‌ ​​‌‍​‌‌ ‌​‌‍‍​​ ‌‌ ‌​‌‍‍‌‌ ‌​‌‍ ​‌‍‌‌​‍‌‍‌ ​​‌‍‌‌‌ ​‍‌ ​ ‌ ​​‌‍‌‌‌‍​ ‌ ‌​‌‍‍‌‌ ‌‍‌‍‌‌​ ‌‌ ​​‌ ‌‌‌‍​‍‌‍ ​‌‍‍‌‌ ​ ‌‍‍​‌‍‌‌‌‍‌​​‍​‍‌ ‌
When does tournament registration close, and what if I miss the
deadline?​​​​‌ ‍ ​‍​‍‌‍ ‌ ​‍‌‍‍‌‌‍‌ ‌‍‍‌‌‍ ‍​‍​‍​ ‍‍​‍​‍‌ ​ ‌‍​‌‌‍ ‍‌‍‍‌‌ ‌​‌ ‍‌​‍ ‍‌‍‍‌‌‍ ​‍​‍​‍ ​​‍​‍‌‍‍​‌ ​‍‌‍‌‌‌‍‌‍​‍​‍​ ‍‍​‍​‍‌‍‍​‌ ‌​‌ ‌​‌ ​​‌ ​ ​ ‍‍​‍ ​‍ ‌‍​ ‌‍‍​‌‍‌‌‌‍ ​‌ ​ ‌‍‌‌‌‍​‌‌ ​​‌‍‍‌‌‍‌‌‌ ​‍‌ ​ ​‍ ‍‌ ​ ‌‍​‌‌‍ ‍‌‍‍‌‌ ‌​‌ ‍‌​‍ ‍‌ ​ ‌ ‌​‌ ‌‌‌‍‌​‌‍‍‌‌‍ ​‍ ‌‍‍‌‌‍ ‍‌ ‌​‌‍‌‌‌‍ ‍‌ ‌​​‍ ‌‍‌‌‌‍‌​‌‍‍‌‌ ‌​​‍ ‌‍ ‌‌‍ ‌‍‌​‌‍‌‌​ ‌‌ ​​‌ ​‍‌‍‌‌‌ ​ ‌‍‌‌‌‍ ‍‌ ‌​‌‍​‌‌ ‌​‌‍‍‌‌‍ ‌‍ ‍​ ‍ ‌‍‍‌‌‍‌​​ ‌‌‍‌‍​ ‌‌‌‍​‍​ ‌​​ ‍‌‌‍‌‍​ ‍​‌‍‌‍​‍ ‌​ ‌ ‌‍‌‍‌‍​‍‌‍‌‌​‍ ‌​ ‌​​ ‌​‌‍‌‌‌‍‌‍​‍ ‌​ ‍​​ ​ ​ ‌​​ ‍‌​‍ ‌​ ‍‌​ ‌​​ ​ ​ ‍‌​ ‌‌‌‍​ ‌‍​ ​ ‍‌​ ​‍​ ​ ​ ‍‌‌‍​‍​ ‍ ‌ ‌​‌ ‍‌‌ ​​‌‍‌‌​ ‌‌‍‌‍‌‍​‌‌ ​‌​ ‍ ‌ ​​‌‍​‌‌ ‌​‌‍‍​​ ‌‌ ‌​‌‍‍‌‌ ‌​‌‍ ​‌‍‌‌​ ‌‍​‍‌‍​‌‌ ​ ‌‍‌‌‌‌‌‌‌ ​‍‌‍ ​​ ‌‌‍‍​‌ ‌​‌ ‌​‌ ​​‌ ​ ​‍‌‌​ ​ ‌​​‌​‍‌‌​ ​‍‌​‌‍​‍‌‌​ ​‍‌​‌‍‌‍​ ‌‍‍​‌‍‌‌‌‍ ​‌ ​ ‌‍‌‌‌‍​‌‌ ​​‌‍‍‌‌‍‌‌‌ ​‍‌ ​ ​‍ ‍‌ ​ ‌‍​‌‌‍ ‍‌‍‍‌‌ ‌​‌ ‍‌​‍ ‍‌ ​ ‌ ‌​‌ ‌‌‌‍‌​‌‍‍‌‌‍ ​‍‌‍‌‍‍‌‌‍‌​​ ‌‌‍‌‍​ ‌‌‌‍​‍​ ‌​​ ‍‌‌‍‌‍​ ‍​‌‍‌‍​‍ ‌​ ‌ ‌‍‌‍‌‍​‍‌‍‌‌​‍ ‌​ ‌​​ ‌​‌‍‌‌‌‍‌‍​‍ ‌​ ‍​​ ​ ​ ‌​​ ‍‌​‍ ‌​ ‍‌​ ‌​​ ​ ​ ‍‌​ ‌‌‌‍​ ‌‍​ ​ ‍‌​ ​‍​ ​ ​ ‍‌‌‍​‍​‍‌‍‌ ‌​‌ ‍‌‌ ​​‌‍‌‌​ ‌‌‍‌‍‌‍​‌‌ ​‌​‍‌‍‌ ​​‌‍​‌‌ ‌​‌‍‍​​ ‌‌ ‌​‌‍‍‌‌ ‌​‌‍ ​‌‍‌‌​‍‌‍‌ ​​‌‍‌‌‌ ​‍‌ ​ ‌ ​​‌‍‌‌‌‍​ ‌ ‌​‌‍‍‌‌ ‌‍‌‍‌‌​ ‌‌ ​​‌ ‌‌‌‍​‍‌‍ ​‌‍‍‌‌ ​ ‌‍‍​‌‍‌‌‌‍‌​​‍​‍‌ ‌